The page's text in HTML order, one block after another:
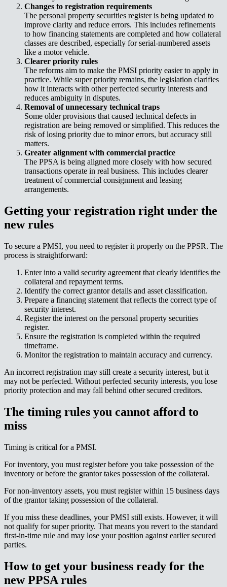
Changes to registration requirements​​​​‌ ‍ ​‍​‍‌‍ ‌ ​‍‌‍‍‌‌‍‌ ‌‍‍‌‌‍ ‍​‍​‍​ ‍‍​‍​‍‌ ​ ‌‍​‌‌‍ ‍‌‍‍‌‌ ‌​‌ ‍‌​‍ ‍‌‍‍‌‌‍ ​‍​‍​‍ ​​‍​‍‌‍‍​‌ ​‍‌‍‌‌‌‍‌‍​‍​‍​ ‍‍​‍​‍‌‍‍​‌ ‌​‌ ‌​‌ ​​‌ ​ ​ ‍‍​‍ ​‍ ‌‍ ‌‌‍​‌‌‍​ ‌‍‍ ‌‍​‌‌ ‍‌​‍ ‌‌‍‌ ‌‍ ‌‍ ‌‍‌​‌ ‌ ‌‍‍‌‌‍ ‍​‍ ‍‌ ​ ‌‍​‌‌‍ ‍‌‍‍‌‌ ‌​‌ ‍‌​‍ ‍‌ ​ ‌ ‌​‌ ‌‌‌‍‌​‌‍‍‌‌‍ ​‍ ‌ ​ ‌ ‌​‌ ‌‌‌‍‌​‌‍‍‌‌‍ ​‍ ‌‍‍‌‌‍ ‍‌ ‌​‌‍‌‌‌‍ ‍‌ ‌​​‍ ‌‍‌‌‌‍‌​‌‍‍‌‌ ‌​​‍ ‌‍ ‌‌‍ ‌‍‌​‌‍‌‌​ ‌‌ ​​‌ ​‍‌‍‌‌‌ ​ ‌‍‌‌‌‍ ‍‌ ‌​‌‍​‌‌ ‌​‌‍‍‌‌‍ ‌‍ ‍​ ‍ ‌‍‍‌‌‍‌​​ ‌​ ‍​​ ‌​​ ​​‌‍​ ​ ‌​​ ‍​​ ‌​​ ​‍​‍ ‌‌‍​‌​ ​ ‌‍​‍‌‍​‍​‍ ‌​ ‌​​ ​ ‌‍‌‌​ ‌ ​‍ ‌‌‍​‌‌‍‌‌‌‍‌‌​ ‌​​‍ ‌‌‍‌‍‌‍​‌​ ‌ ‌‍​‍​ ​‌​ ​ ​ ‌‍​ ​‌‌‍​ ​ ‍​‌‍​ ‌‍‌‌​ ‍ ‌ ‌​‌ ‍‌‌ ​​‌‍‌‌​ ‌‌ ​​‌‍ ‌ ​ ‌ ‌​​ ‍ ‌ ​​‌‍​‌‌ ‌​‌‍‍​​ ‌‌‍​ ‌‍ ‌‍ ‍‌ ‌​‌‍‌‌‌‍ ‍‌ ‌​​‍‌‌​ ‌‌‌​​‍‌‌ ‌‍‍ ‌‍‌‌‌ ‍‌​‍‌‌​ ​ ‌​‌​​‍‌‌​ ​ ‌​‌​​‍‌‌​ ​‍​ ​‍​ ‌‌​ ‌​‌‍‌‌​ ‌​‌‍​‌​ ​‌‌‍‌​​ ‍‌‌‍‌‍‌‍​‍​ ‍‌‌‍‌‌​‍‌‌​ ​‍​ ​‍​‍‌‌​ ‌‌‌​‌​​‍ ‍‌‍​ ‌‍‍​‌‍‍‌‌‍ ​‌‍‌​‌ ​‍‌‍‌‌‌‍ ‍​‍‌‌​ ‌‌‌​​‍‌‌ ‌‍‍ ‌‍‌‌‌ ‍‌​‍‌‌​ ​ ‌​‌​​‍‌‌​ ​ ‌​‌​​‍‌‌​ ​‍​ ​‍​ ​ ​ ​​​ ​ ​ ​ ​ ​‍​ ‍​‌‍​ ‌‍‌​‌‍​ ​ ‍‌​ ‍​​ ‌​​‍‌‌​ ​‍​ ​‍​‍‌‌​ ‌‌‌​‌​​‍ ‍‌ ‌​‌‍‌‌‌ ‍​‌ ‌​​ ‌‍​‍‌‍​‌‌ ​ ‌‍‌‌‌‌‌‌‌ ​‍‌‍ ​​ ‌‌‍‍​‌ ‌​‌ ‌​‌ ​​‌ ​ ​‍‌‌​ ​ ‌​​‌​‍‌‌​ ​‍‌​‌‍​‍‌‌​ ​‍‌​‌‍‌‍ ‌‌‍​‌‌‍​ ‌‍‍ ‌‍​‌‌ ‍‌​‍ ‌‌‍‌ ‌‍ ‌‍ ‌‍‌​‌ ‌ ‌‍‍‌‌‍ ‍​‍ ‍‌ ​ ‌‍​‌‌‍ ‍‌‍‍‌‌ ‌​‌ ‍‌​‍ ‍‌ ​ ‌ ‌​‌ ‌‌‌‍‌​‌‍‍‌‌‍ ​‍‌‌​ ​‍‌​‌‍‌ ​ ‌ ‌​‌ ‌‌‌‍‌​‌‍‍‌‌‍ ​‍‌‍‌‍‍‌‌‍‌​​ ‌​ ‍​​ ‌​​ ​​‌‍​ ​ ‌​​ ‍​​ ‌​​ ​‍​‍ ‌‌‍​‌​ ​ ‌‍​‍‌‍​‍​‍ ‌​ ‌​​ ​ ‌‍‌‌​ ‌ ​‍ ‌‌‍​‌‌‍‌‌‌‍‌‌​ ‌​​‍ ‌‌‍‌‍‌‍​‌​ ‌ ‌‍​‍​ ​‌​ ​ ​ ‌‍​ ​‌‌‍​ ​ ‍​‌‍​ ‌‍‌‌​‍‌‍‌ ‌​‌ ‍‌‌ ​​‌‍‌‌​ ‌‌ ​​‌‍ ‌ ​ ‌ ‌​​‍‌‍‌ ​​‌‍​‌‌ ‌​‌‍‍​​ ‌‌‍​ ‌‍ ‌‍ ‍‌ ‌​‌‍‌‌‌‍ ‍‌ ‌​​‍‌‌​ ‌‌‌​​‍‌‌ ‌‍‍ ‌‍‌‌‌ ‍‌​‍‌‌​ ​ ‌​‌​​‍‌‌​ ​ ‌​‌​​‍‌‌​ ​‍​ ​‍​ ‌‌​ ‌​‌‍‌‌​ ‌​‌‍​‌​ ​‌‌‍‌​​ ‍‌‌‍‌‍‌‍​‍​ ‍‌‌‍‌‌​‍‌‌​ ​‍​ ​‍​‍‌‌​ ‌‌‌​‌​​‍ ‍‌‍​ ‌‍‍​‌‍‍‌‌‍ ​‌‍‌​‌ ​‍‌‍‌‌‌‍ ‍​‍‌‌​ ‌‌‌​​‍‌‌ ‌‍‍ ‌‍‌‌‌ ‍‌​‍‌‌​ ​ ‌​‌​​‍‌‌​ ​ ‌​‌​​‍‌‌​ ​‍​ ​‍​ ​ ​ ​​​ ​ ​ ​ ​ ​‍​ ‍​‌‍​ ‌‍‌​‌‍​ ​ ‍‌​ ‍​​ ‌​​‍‌‌​ ​‍​ ​‍​‍‌‌​ ‌‌‌​‌​​‍ ‍‌ ‌​‌‍‌‌‌ ‍​‌ ‌​​‍‌‍‌ ​​‌‍‌‌‌ ​‍‌ ​ ‌ ​​‌‍‌‌‌‍​ ‌ ‌​‌‍‍‌‌ ‌‍‌‍‌‌​ ‌‌ ​​‌ ‌‌‌‍​‍‌‍ ​‌‍‍‌‌ ​ ‌‍‍​‌‍‌‌‌‍‌​​‍​‍‌ ‌
The personal property securities register is being updated to
improve clarity and reduce errors. This includes refinements
to how financing statements are completed and how collateral
classes are described, especially for serial-numbered assets
like a motor vehicle.​​​​‌ ‍ ​‍​‍‌‍ ‌ ​‍‌‍‍‌‌‍‌ ‌‍‍‌‌‍ ‍​‍​‍​ ‍‍​‍​‍‌ ​ ‌‍​‌‌‍ ‍‌‍‍‌‌ ‌​‌ ‍‌​‍ ‍‌‍‍‌‌‍ ​‍​‍​‍ ​​‍​‍‌‍‍​‌ ​‍‌‍‌‌‌‍‌‍​‍​‍​ ‍‍​‍​‍‌‍‍​‌ ‌​‌ ‌​‌ ​​‌ ​ ​ ‍‍​‍ ​‍ ‌‍ ‌‌‍​‌‌‍​ ‌‍‍ ‌‍​‌‌ ‍‌​‍ ‌‌‍‌ ‌‍ ‌‍ ‌‍‌​‌ ‌ ‌‍‍‌‌‍ ‍​‍ ‍‌ ​ ‌‍​‌‌‍ ‍‌‍‍‌‌ ‌​‌ ‍‌​‍ ‍‌ ​ ‌ ‌​‌ ‌‌‌‍‌​‌‍‍‌‌‍ ​‍ ‌ ​ ‌ ‌​‌ ‌‌‌‍‌​‌‍‍‌‌‍ ​‍ ‌‍‍‌‌‍ ‍‌ ‌​‌‍‌‌‌‍ ‍‌ ‌​​‍ ‌‍‌‌‌‍‌​‌‍‍‌‌ ‌​​‍ ‌‍ ‌‌‍ ‌‍‌​‌‍‌‌​ ‌‌ ​​‌ ​‍‌‍‌‌‌ ​ ‌‍‌‌‌‍ ‍‌ ‌​‌‍​‌‌ ‌​‌‍‍‌‌‍ ‌‍ ‍​ ‍ ‌‍‍‌‌‍‌​​ ‌​ ‍​​ ‌​​ ​​‌‍​ ​ ‌​​ ‍​​ ‌​​ ​‍​‍ ‌‌‍​‌​ ​ ‌‍​‍‌‍​‍​‍ ‌​ ‌​​ ​ ‌‍‌‌​ ‌ ​‍ ‌‌‍​‌‌‍‌‌‌‍‌‌​ ‌​​‍ ‌‌‍‌‍‌‍​‌​ ‌ ‌‍​‍​ ​‌​ ​ ​ ‌‍​ ​‌‌‍​ ​ ‍​‌‍​ ‌‍‌‌​ ‍ ‌ ‌​‌ ‍‌‌ ​​‌‍‌‌​ ‌‌ ​​‌‍ ‌ ​ ‌ ‌​​ ‍ ‌ ​​‌‍​‌‌ ‌​‌‍‍​​ ‌‌‍​ ‌‍ ‌‍ ‍‌ ‌​‌‍‌‌‌‍ ‍‌ ‌​​‍‌‌​ ‌‌‌​​‍‌‌ ‌‍‍ ‌‍‌‌‌ ‍‌​‍‌‌​ ​ ‌​‌​​‍‌‌​ ​ ‌​‌​​‍‌‌​ ​‍​ ​‍​ ‌‌​ ‌​‌‍‌‌​ ‌​‌‍​‌​ ​‌‌‍‌​​ ‍‌‌‍‌‍‌‍​‍​ ‍‌‌‍‌‌​‍‌‌​ ​‍​ ​‍​‍‌‌​ ‌‌‌​‌​​‍ ‍‌‍​ ‌‍‍​‌‍‍‌‌‍ ​‌‍‌​‌ ​‍‌‍‌‌‌‍ ‍​‍‌‌​ ‌‌‌​​‍‌‌ ‌‍‍ ‌‍‌‌‌ ‍‌​‍‌‌​ ​ ‌​‌​​‍‌‌​ ​ ‌​‌​​‍‌‌​ ​‍​ ​‍​ ‌‌​ ​​​ ‍‌​ ​‍​ ‍‌​ ‌​‌‍‌​‌‍‌​​ ‌‌​ ​‍​ ​‌​ ‌‍​‍‌‌​ ​‍​ ​‍​‍‌‌​ ‌‌‌​‌​​‍ ‍‌ ‌​‌‍‌‌‌ ‍​‌ ‌​​ ‌‍​‍‌‍​‌‌ ​ ‌‍‌‌‌‌‌‌‌ ​‍‌‍ ​​ ‌‌‍‍​‌ ‌​‌ ‌​‌ ​​‌ ​ ​‍‌‌​ ​ ‌​​‌​‍‌‌​ ​‍‌​‌‍​‍‌‌​ ​‍‌​‌‍‌‍ ‌‌‍​‌‌‍​ ‌‍‍ ‌‍​‌‌ ‍‌​‍ ‌‌‍‌ ‌‍ ‌‍ ‌‍‌​‌ ‌ ‌‍‍‌‌‍ ‍​‍ ‍‌ ​ ‌‍​‌‌‍ ‍‌‍‍‌‌ ‌​‌ ‍‌​‍ ‍‌ ​ ‌ ‌​‌ ‌‌‌‍‌​‌‍‍‌‌‍ ​‍‌‌​ ​‍‌​‌‍‌ ​ ‌ ‌​‌ ‌‌‌‍‌​‌‍‍‌‌‍ ​‍‌‍‌‍‍‌‌‍‌​​ ‌​ ‍​​ ‌​​ ​​‌‍​ ​ ‌​​ ‍​​ ‌​​ ​‍​‍ ‌‌‍​‌​ ​ ‌‍​‍‌‍​‍​‍ ‌​ ‌​​ ​ ‌‍‌‌​ ‌ ​‍ ‌‌‍​‌‌‍‌‌‌‍‌‌​ ‌​​‍ ‌‌‍‌‍‌‍​‌​ ‌ ‌‍​‍​ ​‌​ ​ ​ ‌‍​ ​‌‌‍​ ​ ‍​‌‍​ ‌‍‌‌​‍‌‍‌ ‌​‌ ‍‌‌ ​​‌‍‌‌​ ‌‌ ​​‌‍ ‌ ​ ‌ ‌​​‍‌‍‌ ​​‌‍​‌‌ ‌​‌‍‍​​ ‌‌‍​ ‌‍ ‌‍ ‍‌ ‌​‌‍‌‌‌‍ ‍‌ ‌​​‍‌‌​ ‌‌‌​​‍‌‌ ‌‍‍ ‌‍‌‌‌ ‍‌​‍‌‌​ ​ ‌​‌​​‍‌‌​ ​ ‌​‌​​‍‌‌​ ​‍​ ​‍​ ‌‌​ ‌​‌‍‌‌​ ‌​‌‍​‌​ ​‌‌‍‌​​ ‍‌‌‍‌‍‌‍​‍​ ‍‌‌‍‌‌​‍‌‌​ ​‍​ ​‍​‍‌‌​ ‌‌‌​‌​​‍ ‍‌‍​ ‌‍‍​‌‍‍‌‌‍ ​‌‍‌​‌ ​‍‌‍‌‌‌‍ ‍​‍‌‌​ ‌‌‌​​‍‌‌ ‌‍‍ ‌‍‌‌‌ ‍‌​‍‌‌​ ​ ‌​‌​​‍‌‌​ ​ ‌​‌​​‍‌‌​ ​‍​ ​‍​ ‌‌​ ​​​ ‍‌​ ​‍​ ‍‌​ ‌​‌‍‌​‌‍‌​​ ‌‌​ ​‍​ ​‌​ ‌‍​‍‌‌​ ​‍​ ​‍​‍‌‌​ ‌‌‌​‌​​‍ ‍‌ ‌​‌‍‌‌‌ ‍​‌ ‌​​‍‌‍‌ ​​‌‍‌‌‌ ​‍‌ ​ ‌ ​​‌‍‌‌‌‍​ ‌ ‌​‌‍‍‌‌ ‌‍‌‍‌‌​ ‌‌ ​​‌ ‌‌‌‍​‍‌‍ ​‌‍‍‌‌ ​ ‌‍‍​‌‍‌‌‌‍‌​​‍​‍‌ ‌
Clearer priority rules​​​​‌ ‍ ​‍​‍‌‍ ‌ ​‍‌‍‍‌‌‍‌ ‌‍‍‌‌‍ ‍​‍​‍​ ‍‍​‍​‍‌ ​ ‌‍​‌‌‍ ‍‌‍‍‌‌ ‌​‌ ‍‌​‍ ‍‌‍‍‌‌‍ ​‍​‍​‍ ​​‍​‍‌‍‍​‌ ​‍‌‍‌‌‌‍‌‍​‍​‍​ ‍‍​‍​‍‌‍‍​‌ ‌​‌ ‌​‌ ​​‌ ​ ​ ‍‍​‍ ​‍ ‌‍ ‌‌‍​‌‌‍​ ‌‍‍ ‌‍​‌‌ ‍‌​‍ ‌‌‍‌ ‌‍ ‌‍ ‌‍‌​‌ ‌ ‌‍‍‌‌‍ ‍​‍ ‍‌ ​ ‌‍​‌‌‍ ‍‌‍‍‌‌ ‌​‌ ‍‌​‍ ‍‌ ​ ‌ ‌​‌ ‌‌‌‍‌​‌‍‍‌‌‍ ​‍ ‌ ​ ‌ ‌​‌ ‌‌‌‍‌​‌‍‍‌‌‍ ​‍ ‌‍‍‌‌‍ ‍‌ ‌​‌‍‌‌‌‍ ‍‌ ‌​​‍ ‌‍‌‌‌‍‌​‌‍‍‌‌ ‌​​‍ ‌‍ ‌‌‍ ‌‍‌​‌‍‌‌​ ‌‌ ​​‌ ​‍‌‍‌‌‌ ​ ‌‍‌‌‌‍ ‍‌ ‌​‌‍​‌‌ ‌​‌‍‍‌‌‍ ‌‍ ‍​ ‍ ‌‍‍‌‌‍‌​​ ‌​ ‍​​ ‌​​ ​​‌‍​ ​ ‌​​ ‍​​ ‌​​ ​‍​‍ ‌‌‍​‌​ ​ ‌‍​‍‌‍​‍​‍ ‌​ ‌​​ ​ ‌‍‌‌​ ‌ ​‍ ‌‌‍​‌‌‍‌‌‌‍‌‌​ ‌​​‍ ‌‌‍‌‍‌‍​‌​ ‌ ‌‍​‍​ ​‌​ ​ ​ ‌‍​ ​‌‌‍​ ​ ‍​‌‍​ ‌‍‌‌​ ‍ ‌ ‌​‌ ‍‌‌ ​​‌‍‌‌​ ‌‌ ​​‌‍ ‌ ​ ‌ ‌​​ ‍ ‌ ​​‌‍​‌‌ ‌​‌‍‍​​ ‌‌‍​ ‌‍ ‌‍ ‍‌ ‌​‌‍‌‌‌‍ ‍‌ ‌​​‍‌‌​ ‌‌‌​​‍‌‌ ‌‍‍ ‌‍‌‌‌ ‍‌​‍‌‌​ ​ ‌​‌​​‍‌‌​ ​ ‌​‌​​‍‌‌​ ​‍​ ​‍​ ​ ‌‍​‍‌‍‌‍​ ​‍​ ​​‌‍​ ​ ‌ ‌‍‌​​ ‌‍‌‍​‍​ ​‌​ ‍‌​‍‌‌​ ​‍​ ​‍​‍‌‌​ ‌‌‌​‌​​‍ ‍‌‍​ ‌‍‍​‌‍‍‌‌‍ ​‌‍‌​‌ ​‍‌‍‌‌‌‍ ‍​‍‌‌​ ‌‌‌​​‍‌‌ ‌‍‍ ‌‍‌‌‌ ‍‌​‍‌‌​ ​ ‌​‌​​‍‌‌​ ​ ‌​‌​​‍‌‌​ ​‍​ ​‍​ ​‌‌‍‌​​ ‌‌‌‍‌‍​ ​​‌‍​‍‌‍‌​‌‍​ ‌‍​‍‌‍‌​‌‍‌‌‌‍‌​​‍‌‌​ ​‍​ ​‍​‍‌‌​ ‌‌‌​‌​​‍ ‍‌ ‌​‌‍‌‌‌ ‍​‌ ‌​​ ‌‍​‍‌‍​‌‌ ​ ‌‍‌‌‌‌‌‌‌ ​‍‌‍ ​​ ‌‌‍‍​‌ ‌​‌ ‌​‌ ​​‌ ​ ​‍‌‌​ ​ ‌​​‌​‍‌‌​ ​‍‌​‌‍​‍‌‌​ ​‍‌​‌‍‌‍ ‌‌‍​‌‌‍​ ‌‍‍ ‌‍​‌‌ ‍‌​‍ ‌‌‍‌ ‌‍ ‌‍ ‌‍‌​‌ ‌ ‌‍‍‌‌‍ ‍​‍ ‍‌ ​ ‌‍​‌‌‍ ‍‌‍‍‌‌ ‌​‌ ‍‌​‍ ‍‌ ​ ‌ ‌​‌ ‌‌‌‍‌​‌‍‍‌‌‍ ​‍‌‌​ ​‍‌​‌‍‌ ​ ‌ ‌​‌ ‌‌‌‍‌​‌‍‍‌‌‍ ​‍‌‍‌‍‍‌‌‍‌​​ ‌​ ‍​​ ‌​​ ​​‌‍​ ​ ‌​​ ‍​​ ‌​​ ​‍​‍ ‌‌‍​‌​ ​ ‌‍​‍‌‍​‍​‍ ‌​ ‌​​ ​ ‌‍‌‌​ ‌ ​‍ ‌‌‍​‌‌‍‌‌‌‍‌‌​ ‌​​‍ ‌‌‍‌‍‌‍​‌​ ‌ ‌‍​‍​ ​‌​ ​ ​ ‌‍​ ​‌‌‍​ ​ ‍​‌‍​ ‌‍‌‌​‍‌‍‌ ‌​‌ ‍‌‌ ​​‌‍‌‌​ ‌‌ ​​‌‍ ‌ ​ ‌ ‌​​‍‌‍‌ ​​‌‍​‌‌ ‌​‌‍‍​​ ‌‌‍​ ‌‍ ‌‍ ‍‌ ‌​‌‍‌‌‌‍ ‍‌ ‌​​‍‌‌​ ‌‌‌​​‍‌‌ ‌‍‍ ‌‍‌‌‌ ‍‌​‍‌‌​ ​ ‌​‌​​‍‌‌​ ​ ‌​‌​​‍‌‌​ ​‍​ ​‍​ ​ ‌‍​‍‌‍‌‍​ ​‍​ ​​‌‍​ ​ ‌ ‌‍‌​​ ‌‍‌‍​‍​ ​‌​ ‍‌​‍‌‌​ ​‍​ ​‍​‍‌‌​ ‌‌‌​‌​​‍ ‍‌‍​ ‌‍‍​‌‍‍‌‌‍ ​‌‍‌​‌ ​‍‌‍‌‌‌‍ ‍​‍‌‌​ ‌‌‌​​‍‌‌ ‌‍‍ ‌‍‌‌‌ ‍‌​‍‌‌​ ​ ‌​‌​​‍‌‌​ ​ ‌​‌​​‍‌‌​ ​‍​ ​‍​ ​‌‌‍‌​​ ‌‌‌‍‌‍​ ​​‌‍​‍‌‍‌​‌‍​ ‌‍​‍‌‍‌​‌‍‌‌‌‍‌​​‍‌‌​ ​‍​ ​‍​‍‌‌​ ‌‌‌​‌​​‍ ‍‌ ‌​‌‍‌‌‌ ‍​‌ ‌​​‍‌‍‌ ​​‌‍‌‌‌ ​‍‌ ​ ‌ ​​‌‍‌‌‌‍​ ‌ ‌​‌‍‍‌‌ ‌‍‌‍‌‌​ ‌‌ ​​‌ ‌‌‌‍​‍‌‍ ​‌‍‍‌‌ ​ ‌‍‍​‌‍‌‌‌‍‌​​‍​‍‌ ‌
The reforms aim to make the PMSI priority easier to apply in
practice. While super priority remains, the legislation clarifies
how it interacts with other perfected security interests and
reduces ambiguity in disputes.​​​​‌ ‍ ​‍​‍‌‍ ‌ ​‍‌‍‍‌‌‍‌ ‌‍‍‌‌‍ ‍​‍​‍​ ‍‍​‍​‍‌ ​ ‌‍​‌‌‍ ‍‌‍‍‌‌ ‌​‌ ‍‌​‍ ‍‌‍‍‌‌‍ ​‍​‍​‍ ​​‍​‍‌‍‍​‌ ​‍‌‍‌‌‌‍‌‍​‍​‍​ ‍‍​‍​‍‌‍‍​‌ ‌​‌ ‌​‌ ​​‌ ​ ​ ‍‍​‍ ​‍ ‌‍ ‌‌‍​‌‌‍​ ‌‍‍ ‌‍​‌‌ ‍‌​‍ ‌‌‍‌ ‌‍ ‌‍ ‌‍‌​‌ ‌ ‌‍‍‌‌‍ ‍​‍ ‍‌ ​ ‌‍​‌‌‍ ‍‌‍‍‌‌ ‌​‌ ‍‌​‍ ‍‌ ​ ‌ ‌​‌ ‌‌‌‍‌​‌‍‍‌‌‍ ​‍ ‌ ​ ‌ ‌​‌ ‌‌‌‍‌​‌‍‍‌‌‍ ​‍ ‌‍‍‌‌‍ ‍‌ ‌​‌‍‌‌‌‍ ‍‌ ‌​​‍ ‌‍‌‌‌‍‌​‌‍‍‌‌ ‌​​‍ ‌‍ ‌‌‍ ‌‍‌​‌‍‌‌​ ‌‌ ​​‌ ​‍‌‍‌‌‌ ​ ‌‍‌‌‌‍ ‍‌ ‌​‌‍​‌‌ ‌​‌‍‍‌‌‍ ‌‍ ‍​ ‍ ‌‍‍‌‌‍‌​​ ‌​ ‍​​ ‌​​ ​​‌‍​ ​ ‌​​ ‍​​ ‌​​ ​‍​‍ ‌‌‍​‌​ ​ ‌‍​‍‌‍​‍​‍ ‌​ ‌​​ ​ ‌‍‌‌​ ‌ ​‍ ‌‌‍​‌‌‍‌‌‌‍‌‌​ ‌​​‍ ‌‌‍‌‍‌‍​‌​ ‌ ‌‍​‍​ ​‌​ ​ ​ ‌‍​ ​‌‌‍​ ​ ‍​‌‍​ ‌‍‌‌​ ‍ ‌ ‌​‌ ‍‌‌ ​​‌‍‌‌​ ‌‌ ​​‌‍ ‌ ​ ‌ ‌​​ ‍ ‌ ​​‌‍​‌‌ ‌​‌‍‍​​ ‌‌‍​ ‌‍ ‌‍ ‍‌ ‌​‌‍‌‌‌‍ ‍‌ ‌​​‍‌‌​ ‌‌‌​​‍‌‌ ‌‍‍ ‌‍‌‌‌ ‍‌​‍‌‌​ ​ ‌​‌​​‍‌‌​ ​ ‌​‌​​‍‌‌​ ​‍​ ​‍​ ​ ‌‍​‍‌‍‌‍​ ​‍​ ​​‌‍​ ​ ‌ ‌‍‌​​ ‌‍‌‍​‍​ ​‌​ ‍‌​‍‌‌​ ​‍​ ​‍​‍‌‌​ ‌‌‌​‌​​‍ ‍‌‍​ ‌‍‍​‌‍‍‌‌‍ ​‌‍‌​‌ ​‍‌‍‌‌‌‍ ‍​‍‌‌​ ‌‌‌​​‍‌‌ ‌‍‍ ‌‍‌‌‌ ‍‌​‍‌‌​ ​ ‌​‌​​‍‌‌​ ​ ‌​‌​​‍‌‌​ ​‍​ ​‍​ ​‍‌‍‌​​ ​ ​ ‌​‌‍​‍​ ​‌​ ​‌‌‍‌‌‌‍​‌​ ​ ​ ‌‌‌‍‌‌​‍‌‌​ ​‍​ ​‍​‍‌‌​ ‌‌‌​‌​​‍ ‍‌ ‌​‌‍‌‌‌ ‍​‌ ‌​​ ‌‍​‍‌‍​‌‌ ​ ‌‍‌‌‌‌‌‌‌ ​‍‌‍ ​​ ‌‌‍‍​‌ ‌​‌ ‌​‌ ​​‌ ​ ​‍‌‌​ ​ ‌​​‌​‍‌‌​ ​‍‌​‌‍​‍‌‌​ ​‍‌​‌‍‌‍ ‌‌‍​‌‌‍​ ‌‍‍ ‌‍​‌‌ ‍‌​‍ ‌‌‍‌ ‌‍ ‌‍ ‌‍‌​‌ ‌ ‌‍‍‌‌‍ ‍​‍ ‍‌ ​ ‌‍​‌‌‍ ‍‌‍‍‌‌ ‌​‌ ‍‌​‍ ‍‌ ​ ‌ ‌​‌ ‌‌‌‍‌​‌‍‍‌‌‍ ​‍‌‌​ ​‍‌​‌‍‌ ​ ‌ ‌​‌ ‌‌‌‍‌​‌‍‍‌‌‍ ​‍‌‍‌‍‍‌‌‍‌​​ ‌​ ‍​​ ‌​​ ​​‌‍​ ​ ‌​​ ‍​​ ‌​​ ​‍​‍ ‌‌‍​‌​ ​ ‌‍​‍‌‍​‍​‍ ‌​ ‌​​ ​ ‌‍‌‌​ ‌ ​‍ ‌‌‍​‌‌‍‌‌‌‍‌‌​ ‌​​‍ ‌‌‍‌‍‌‍​‌​ ‌ ‌‍​‍​ ​‌​ ​ ​ ‌‍​ ​‌‌‍​ ​ ‍​‌‍​ ‌‍‌‌​‍‌‍‌ ‌​‌ ‍‌‌ ​​‌‍‌‌​ ‌‌ ​​‌‍ ‌ ​ ‌ ‌​​‍‌‍‌ ​​‌‍​‌‌ ‌​‌‍‍​​ ‌‌‍​ ‌‍ ‌‍ ‍‌ ‌​‌‍‌‌‌‍ ‍‌ ‌​​‍‌‌​ ‌‌‌​​‍‌‌ ‌‍‍ ‌‍‌‌‌ ‍‌​‍‌‌​ ​ ‌​‌​​‍‌‌​ ​ ‌​‌​​‍‌‌​ ​‍​ ​‍​ ​ ‌‍​‍‌‍‌‍​ ​‍​ ​​‌‍​ ​ ‌ ‌‍‌​​ ‌‍‌‍​‍​ ​‌​ ‍‌​‍‌‌​ ​‍​ ​‍​‍‌‌​ ‌‌‌​‌​​‍ ‍‌‍​ ‌‍‍​‌‍‍‌‌‍ ​‌‍‌​‌ ​‍‌‍‌‌‌‍ ‍​‍‌‌​ ‌‌‌​​‍‌‌ ‌‍‍ ‌‍‌‌‌ ‍‌​‍‌‌​ ​ ‌​‌​​‍‌‌​ ​ ‌​‌​​‍‌‌​ ​‍​ ​‍​ ​‍‌‍‌​​ ​ ​ ‌​‌‍​‍​ ​‌​ ​‌‌‍‌‌‌‍​‌​ ​ ​ ‌‌‌‍‌‌​‍‌‌​ ​‍​ ​‍​‍‌‌​ ‌‌‌​‌​​‍ ‍‌ ‌​‌‍‌‌‌ ‍​‌ ‌​​‍‌‍‌ ​​‌‍‌‌‌ ​‍‌ ​ ‌ ​​‌‍‌‌‌‍​ ‌ ‌​‌‍‍‌‌ ‌‍‌‍‌‌​ ‌‌ ​​‌ ‌‌‌‍​‍‌‍ ​‌‍‍‌‌ ​ ‌‍‍​‌‍‌‌‌‍‌​​‍​‍‌ ‌
Removal of unnecessary technical traps​​​​‌ ‍ ​‍​‍‌‍ ‌ ​‍‌‍‍‌‌‍‌ ‌‍‍‌‌‍ ‍​‍​‍​ ‍‍​‍​‍‌ ​ ‌‍​‌‌‍ ‍‌‍‍‌‌ ‌​‌ ‍‌​‍ ‍‌‍‍‌‌‍ ​‍​‍​‍ ​​‍​‍‌‍‍​‌ ​‍‌‍‌‌‌‍‌‍​‍​‍​ ‍‍​‍​‍‌‍‍​‌ ‌​‌ ‌​‌ ​​‌ ​ ​ ‍‍​‍ ​‍ ‌‍ ‌‌‍​‌‌‍​ ‌‍‍ ‌‍​‌‌ ‍‌​‍ ‌‌‍‌ ‌‍ ‌‍ ‌‍‌​‌ ‌ ‌‍‍‌‌‍ ‍​‍ ‍‌ ​ ‌‍​‌‌‍ ‍‌‍‍‌‌ ‌​‌ ‍‌​‍ ‍‌ ​ ‌ ‌​‌ ‌‌‌‍‌​‌‍‍‌‌‍ ​‍ ‌ ​ ‌ ‌​‌ ‌‌‌‍‌​‌‍‍‌‌‍ ​‍ ‌‍‍‌‌‍ ‍‌ ‌​‌‍‌‌‌‍ ‍‌ ‌​​‍ ‌‍‌‌‌‍‌​‌‍‍‌‌ ‌​​‍ ‌‍ ‌‌‍ ‌‍‌​‌‍‌‌​ ‌‌ ​​‌ ​‍‌‍‌‌‌ ​ ‌‍‌‌‌‍ ‍‌ ‌​‌‍​‌‌ ‌​‌‍‍‌‌‍ ‌‍ ‍​ ‍ ‌‍‍‌‌‍‌​​ ‌​ ‍​​ ‌​​ ​​‌‍​ ​ ‌​​ ‍​​ ‌​​ ​‍​‍ ‌‌‍​‌​ ​ ‌‍​‍‌‍​‍​‍ ‌​ ‌​​ ​ ‌‍‌‌​ ‌ ​‍ ‌‌‍​‌‌‍‌‌‌‍‌‌​ ‌​​‍ ‌‌‍‌‍‌‍​‌​ ‌ ‌‍​‍​ ​‌​ ​ ​ ‌‍​ ​‌‌‍​ ​ ‍​‌‍​ ‌‍‌‌​ ‍ ‌ ‌​‌ ‍‌‌ ​​‌‍‌‌​ ‌‌ ​​‌‍ ‌ ​ ‌ ‌​​ ‍ ‌ ​​‌‍​‌‌ ‌​‌‍‍​​ ‌‌‍​ ‌‍ ‌‍ ‍‌ ‌​‌‍‌‌‌‍ ‍‌ ‌​​‍‌‌​ ‌‌‌​​‍‌‌ ‌‍‍ ‌‍‌‌‌ ‍‌​‍‌‌​ ​ ‌​‌​​‍‌‌​ ​ ‌​‌​​‍‌‌​ ​‍​ ​‍​ ​​​ ‍‌​ ​‌​ ​‍‌‍‌​‌‍​ ​ ‌‌​ ​ ‌‍​ ​ ‌‍​ ‍‌​ ​​​‍‌‌​ ​‍​ ​‍​‍‌‌​ ‌‌‌​‌​​‍ ‍‌‍​ ‌‍‍​‌‍‍‌‌‍ ​‌‍‌​‌ ​‍‌‍‌‌‌‍ ‍​‍‌‌​ ‌‌‌​​‍‌‌ ‌‍‍ ‌‍‌‌‌ ‍‌​‍‌‌​ ​ ‌​‌​​‍‌‌​ ​ ‌​‌​​‍‌‌​ ​‍​ ​‍​ ‍​​ ​‌​ ‌​​ ‌‌​ ​‌​ ​‍‌‍​‌‌‍‌‍​ ‌‌​ ‌‌‌‍‌‍​ ‌ ​‍‌‌​ ​‍​ ​‍​‍‌‌​ ‌‌‌​‌​​‍ ‍‌ ‌​‌‍‌‌‌ ‍​‌ ‌​​ ‌‍​‍‌‍​‌‌ ​ ‌‍‌‌‌‌‌‌‌ ​‍‌‍ ​​ ‌‌‍‍​‌ ‌​‌ ‌​‌ ​​‌ ​ ​‍‌‌​ ​ ‌​​‌​‍‌‌​ ​‍‌​‌‍​‍‌‌​ ​‍‌​‌‍‌‍ ‌‌‍​‌‌‍​ ‌‍‍ ‌‍​‌‌ ‍‌​‍ ‌‌‍‌ ‌‍ ‌‍ ‌‍‌​‌ ‌ ‌‍‍‌‌‍ ‍​‍ ‍‌ ​ ‌‍​‌‌‍ ‍‌‍‍‌‌ ‌​‌ ‍‌​‍ ‍‌ ​ ‌ ‌​‌ ‌‌‌‍‌​‌‍‍‌‌‍ ​‍‌‌​ ​‍‌​‌‍‌ ​ ‌ ‌​‌ ‌‌‌‍‌​‌‍‍‌‌‍ ​‍‌‍‌‍‍‌‌‍‌​​ ‌​ ‍​​ ‌​​ ​​‌‍​ ​ ‌​​ ‍​​ ‌​​ ​‍​‍ ‌‌‍​‌​ ​ ‌‍​‍‌‍​‍​‍ ‌​ ‌​​ ​ ‌‍‌‌​ ‌ ​‍ ‌‌‍​‌‌‍‌‌‌‍‌‌​ ‌​​‍ ‌‌‍‌‍‌‍​‌​ ‌ ‌‍​‍​ ​‌​ ​ ​ ‌‍​ ​‌‌‍​ ​ ‍​‌‍​ ‌‍‌‌​‍‌‍‌ ‌​‌ ‍‌‌ ​​‌‍‌‌​ ‌‌ ​​‌‍ ‌ ​ ‌ ‌​​‍‌‍‌ ​​‌‍​‌‌ ‌​‌‍‍​​ ‌‌‍​ ‌‍ ‌‍ ‍‌ ‌​‌‍‌‌‌‍ ‍‌ ‌​​‍‌‌​ ‌‌‌​​‍‌‌ ‌‍‍ ‌‍‌‌‌ ‍‌​‍‌‌​ ​ ‌​‌​​‍‌‌​ ​ ‌​‌​​‍‌‌​ ​‍​ ​‍​ ​​​ ‍‌​ ​‌​ ​‍‌‍‌​‌‍​ ​ ‌‌​ ​ ‌‍​ ​ ‌‍​ ‍‌​ ​​​‍‌‌​ ​‍​ ​‍​‍‌‌​ ‌‌‌​‌​​‍ ‍‌‍​ ‌‍‍​‌‍‍‌‌‍ ​‌‍‌​‌ ​‍‌‍‌‌‌‍ ‍​‍‌‌​ ‌‌‌​​‍‌‌ ‌‍‍ ‌‍‌‌‌ ‍‌​‍‌‌​ ​ ‌​‌​​‍‌‌​ ​ ‌​‌​​‍‌‌​ ​‍​ ​‍​ ‍​​ ​‌​ ‌​​ ‌‌​ ​‌​ ​‍‌‍​‌‌‍‌‍​ ‌‌​ ‌‌‌‍‌‍​ ‌ ​‍‌‌​ ​‍​ ​‍​‍‌‌​ ‌‌‌​‌​​‍ ‍‌ ‌​‌‍‌‌‌ ‍​‌ ‌​​‍‌‍‌ ​​‌‍‌‌‌ ​‍‌ ​ ‌ ​​‌‍‌‌‌‍​ ‌ ‌​‌‍‍‌‌ ‌‍‌‍‌‌​ ‌‌ ​​‌ ‌‌‌‍​‍‌‍ ​‌‍‍‌‌ ​ ‌‍‍​‌‍‌‌‌‍‌​​‍​‍‌ ‌
Some older provisions that caused technical defects in
registration are being removed or simplified. This reduces the
risk of losing priority due to minor errors, but accuracy still
matters.​​​​‌ ‍ ​‍​‍‌‍ ‌ ​‍‌‍‍‌‌‍‌ ‌‍‍‌‌‍ ‍​‍​‍​ ‍‍​‍​‍‌ ​ ‌‍​‌‌‍ ‍‌‍‍‌‌ ‌​‌ ‍‌​‍ ‍‌‍‍‌‌‍ ​‍​‍​‍ ​​‍​‍‌‍‍​‌ ​‍‌‍‌‌‌‍‌‍​‍​‍​ ‍‍​‍​‍‌‍‍​‌ ‌​‌ ‌​‌ ​​‌ ​ ​ ‍‍​‍ ​‍ ‌‍ ‌‌‍​‌‌‍​ ‌‍‍ ‌‍​‌‌ ‍‌​‍ ‌‌‍‌ ‌‍ ‌‍ ‌‍‌​‌ ‌ ‌‍‍‌‌‍ ‍​‍ ‍‌ ​ ‌‍​‌‌‍ ‍‌‍‍‌‌ ‌​‌ ‍‌​‍ ‍‌ ​ ‌ ‌​‌ ‌‌‌‍‌​‌‍‍‌‌‍ ​‍ ‌ ​ ‌ ‌​‌ ‌‌‌‍‌​‌‍‍‌‌‍ ​‍ ‌‍‍‌‌‍ ‍‌ ‌​‌‍‌‌‌‍ ‍‌ ‌​​‍ ‌‍‌‌‌‍‌​‌‍‍‌‌ ‌​​‍ ‌‍ ‌‌‍ ‌‍‌​‌‍‌‌​ ‌‌ ​​‌ ​‍‌‍‌‌‌ ​ ‌‍‌‌‌‍ ‍‌ ‌​‌‍​‌‌ ‌​‌‍‍‌‌‍ ‌‍ ‍​ ‍ ‌‍‍‌‌‍‌​​ ‌​ ‍​​ ‌​​ ​​‌‍​ ​ ‌​​ ‍​​ ‌​​ ​‍​‍ ‌‌‍​‌​ ​ ‌‍​‍‌‍​‍​‍ ‌​ ‌​​ ​ ‌‍‌‌​ ‌ ​‍ ‌‌‍​‌‌‍‌‌‌‍‌‌​ ‌​​‍ ‌‌‍‌‍‌‍​‌​ ‌ ‌‍​‍​ ​‌​ ​ ​ ‌‍​ ​‌‌‍​ ​ ‍​‌‍​ ‌‍‌‌​ ‍ ‌ ‌​‌ ‍‌‌ ​​‌‍‌‌​ ‌‌ ​​‌‍ ‌ ​ ‌ ‌​​ ‍ ‌ ​​‌‍​‌‌ ‌​‌‍‍​​ ‌‌‍​ ‌‍ ‌‍ ‍‌ ‌​‌‍‌‌‌‍ ‍‌ ‌​​‍‌‌​ ‌‌‌​​‍‌‌ ‌‍‍ ‌‍‌‌‌ ‍‌​‍‌‌​ ​ ‌​‌​​‍‌‌​ ​ ‌​‌​​‍‌‌​ ​‍​ ​‍​ ​​​ ‍‌​ ​‌​ ​‍‌‍‌​‌‍​ ​ ‌‌​ ​ ‌‍​ ​ ‌‍​ ‍‌​ ​​​‍‌‌​ ​‍​ ​‍​‍‌‌​ ‌‌‌​‌​​‍ ‍‌‍​ ‌‍‍​‌‍‍‌‌‍ ​‌‍‌​‌ ​‍‌‍‌‌‌‍ ‍​‍‌‌​ ‌‌‌​​‍‌‌ ‌‍‍ ‌‍‌‌‌ ‍‌​‍‌‌​ ​ ‌​‌​​‍‌‌​ ​ ‌​‌​​‍‌‌​ ​‍​ ​‍​ ​​‌‍‌​​ ‌‌‌‍‌​​ ‌​‌‍​‌​ ‌ ‌‍​ ‌‍‌​‌‍‌‌​ ‍​​ ‍‌​‍‌‌​ ​‍​ ​‍​‍‌‌​ ‌‌‌​‌​​‍ ‍‌ ‌​‌‍‌‌‌ ‍​‌ ‌​​ ‌‍​‍‌‍​‌‌ ​ ‌‍‌‌‌‌‌‌‌ ​‍‌‍ ​​ ‌‌‍‍​‌ ‌​‌ ‌​‌ ​​‌ ​ ​‍‌‌​ ​ ‌​​‌​‍‌‌​ ​‍‌​‌‍​‍‌‌​ ​‍‌​‌‍‌‍ ‌‌‍​‌‌‍​ ‌‍‍ ‌‍​‌‌ ‍‌​‍ ‌‌‍‌ ‌‍ ‌‍ ‌‍‌​‌ ‌ ‌‍‍‌‌‍ ‍​‍ ‍‌ ​ ‌‍​‌‌‍ ‍‌‍‍‌‌ ‌​‌ ‍‌​‍ ‍‌ ​ ‌ ‌​‌ ‌‌‌‍‌​‌‍‍‌‌‍ ​‍‌‌​ ​‍‌​‌‍‌ ​ ‌ ‌​‌ ‌‌‌‍‌​‌‍‍‌‌‍ ​‍‌‍‌‍‍‌‌‍‌​​ ‌​ ‍​​ ‌​​ ​​‌‍​ ​ ‌​​ ‍​​ ‌​​ ​‍​‍ ‌‌‍​‌​ ​ ‌‍​‍‌‍​‍​‍ ‌​ ‌​​ ​ ‌‍‌‌​ ‌ ​‍ ‌‌‍​‌‌‍‌‌‌‍‌‌​ ‌​​‍ ‌‌‍‌‍‌‍​‌​ ‌ ‌‍​‍​ ​‌​ ​ ​ ‌‍​ ​‌‌‍​ ​ ‍​‌‍​ ‌‍‌‌​‍‌‍‌ ‌​‌ ‍‌‌ ​​‌‍‌‌​ ‌‌ ​​‌‍ ‌ ​ ‌ ‌​​‍‌‍‌ ​​‌‍​‌‌ ‌​‌‍‍​​ ‌‌‍​ ‌‍ ‌‍ ‍‌ ‌​‌‍‌‌‌‍ ‍‌ ‌​​‍‌‌​ ‌‌‌​​‍‌‌ ‌‍‍ ‌‍‌‌‌ ‍‌​‍‌‌​ ​ ‌​‌​​‍‌‌​ ​ ‌​‌​​‍‌‌​ ​‍​ ​‍​ ​​​ ‍‌​ ​‌​ ​‍‌‍‌​‌‍​ ​ ‌‌​ ​ ‌‍​ ​ ‌‍​ ‍‌​ ​​​‍‌‌​ ​‍​ ​‍​‍‌‌​ ‌‌‌​‌​​‍ ‍‌‍​ ‌‍‍​‌‍‍‌‌‍ ​‌‍‌​‌ ​‍‌‍‌‌‌‍ ‍​‍‌‌​ ‌‌‌​​‍‌‌ ‌‍‍ ‌‍‌‌‌ ‍‌​‍‌‌​ ​ ‌​‌​​‍‌‌​ ​ ‌​‌​​‍‌‌​ ​‍​ ​‍​ ​​‌‍‌​​ ‌‌‌‍‌​​ ‌​‌‍​‌​ ‌ ‌‍​ ‌‍‌​‌‍‌‌​ ‍​​ ‍‌​‍‌‌​ ​‍​ ​‍​‍‌‌​ ‌‌‌​‌​​‍ ‍‌ ‌​‌‍‌‌‌ ‍​‌ ‌​​‍‌‍‌ ​​‌‍‌‌‌ ​‍‌ ​ ‌ ​​‌‍‌‌‌‍​ ‌ ‌​‌‍‍‌‌ ‌‍‌‍‌‌​ ‌‌ ​​‌ ‌‌‌‍​‍‌‍ ​‌‍‍‌‌ ​ ‌‍‍​‌‍‌‌‌‍‌​​‍​‍‌ ‌
Greater alignment with commercial practice​​​​‌ ‍ ​‍​‍‌‍ ‌ ​‍‌‍‍‌‌‍‌ ‌‍‍‌‌‍ ‍​‍​‍​ ‍‍​‍​‍‌ ​ ‌‍​‌‌‍ ‍‌‍‍‌‌ ‌​‌ ‍‌​‍ ‍‌‍‍‌‌‍ ​‍​‍​‍ ​​‍​‍‌‍‍​‌ ​‍‌‍‌‌‌‍‌‍​‍​‍​ ‍‍​‍​‍‌‍‍​‌ ‌​‌ ‌​‌ ​​‌ ​ ​ ‍‍​‍ ​‍ ‌‍ ‌‌‍​‌‌‍​ ‌‍‍ ‌‍​‌‌ ‍‌​‍ ‌‌‍‌ ‌‍ ‌‍ ‌‍‌​‌ ‌ ‌‍‍‌‌‍ ‍​‍ ‍‌ ​ ‌‍​‌‌‍ ‍‌‍‍‌‌ ‌​‌ ‍‌​‍ ‍‌ ​ ‌ ‌​‌ ‌‌‌‍‌​‌‍‍‌‌‍ ​‍ ‌ ​ ‌ ‌​‌ ‌‌‌‍‌​‌‍‍‌‌‍ ​‍ ‌‍‍‌‌‍ ‍‌ ‌​‌‍‌‌‌‍ ‍‌ ‌​​‍ ‌‍‌‌‌‍‌​‌‍‍‌‌ ‌​​‍ ‌‍ ‌‌‍ ‌‍‌​‌‍‌‌​ ‌‌ ​​‌ ​‍‌‍‌‌‌ ​ ‌‍‌‌‌‍ ‍‌ ‌​‌‍​‌‌ ‌​‌‍‍‌‌‍ ‌‍ ‍​ ‍ ‌‍‍‌‌‍‌​​ ‌​ ‍​​ ‌​​ ​​‌‍​ ​ ‌​​ ‍​​ ‌​​ ​‍​‍ ‌‌‍​‌​ ​ ‌‍​‍‌‍​‍​‍ ‌​ ‌​​ ​ ‌‍‌‌​ ‌ ​‍ ‌‌‍​‌‌‍‌‌‌‍‌‌​ ‌​​‍ ‌‌‍‌‍‌‍​‌​ ‌ ‌‍​‍​ ​‌​ ​ ​ ‌‍​ ​‌‌‍​ ​ ‍​‌‍​ ‌‍‌‌​ ‍ ‌ ‌​‌ ‍‌‌ ​​‌‍‌‌​ ‌‌ ​​‌‍ ‌ ​ ‌ ‌​​ ‍ ‌ ​​‌‍​‌‌ ‌​‌‍‍​​ ‌‌‍​ ‌‍ ‌‍ ‍‌ ‌​‌‍‌‌‌‍ ‍‌ ‌​​‍‌‌​ ‌‌‌​​‍‌‌ ‌‍‍ ‌‍‌‌‌ ‍‌​‍‌‌​ ​ ‌​‌​​‍‌‌​ ​ ‌​‌​​‍‌‌​ ​‍​ ​‍‌‍​ ​ ‌​​ ​‍‌‍​‌​ ‌ ‌‍​‌​ ‌‍‌‍‌​​ ‌ ​ ‍​‌‍​‍​ ‌‌​‍‌‌​ ​‍​ ​‍​‍‌‌​ ‌‌‌​‌​​‍ ‍‌‍​ ‌‍‍​‌‍‍‌‌‍ ​‌‍‌​‌ ​‍‌‍‌‌‌‍ ‍​‍‌‌​ ‌‌‌​​‍‌‌ ‌‍‍ ‌‍‌‌‌ ‍‌​‍‌‌​ ​ ‌​‌​​‍‌‌​ ​ ‌​‌​​‍‌‌​ ​‍​ ​‍​ ‌‍​ ​​​ ‍‌​ ​‍​ ‍​​ ‍​‌‍‌‌​ ​​​ ‌‌​ ‌‍‌‍​ ​ ‌‍​‍‌‌​ ​‍​ ​‍​‍‌‌​ ‌‌‌​‌​​‍ ‍‌ ‌​‌‍‌‌‌ ‍​‌ ‌​​ ‌‍​‍‌‍​‌‌ ​ ‌‍‌‌‌‌‌‌‌ ​‍‌‍ ​​ ‌‌‍‍​‌ ‌​‌ ‌​‌ ​​‌ ​ ​‍‌‌​ ​ ‌​​‌​‍‌‌​ ​‍‌​‌‍​‍‌‌​ ​‍‌​‌‍‌‍ ‌‌‍​‌‌‍​ ‌‍‍ ‌‍​‌‌ ‍‌​‍ ‌‌‍‌ ‌‍ ‌‍ ‌‍‌​‌ ‌ ‌‍‍‌‌‍ ‍​‍ ‍‌ ​ ‌‍​‌‌‍ ‍‌‍‍‌‌ ‌​‌ ‍‌​‍ ‍‌ ​ ‌ ‌​‌ ‌‌‌‍‌​‌‍‍‌‌‍ ​‍‌‌​ ​‍‌​‌‍‌ ​ ‌ ‌​‌ ‌‌‌‍‌​‌‍‍‌‌‍ ​‍‌‍‌‍‍‌‌‍‌​​ ‌​ ‍​​ ‌​​ ​​‌‍​ ​ ‌​​ ‍​​ ‌​​ ​‍​‍ ‌‌‍​‌​ ​ ‌‍​‍‌‍​‍​‍ ‌​ ‌​​ ​ ‌‍‌‌​ ‌ ​‍ ‌‌‍​‌‌‍‌‌‌‍‌‌​ ‌​​‍ ‌‌‍‌‍‌‍​‌​ ‌ ‌‍​‍​ ​‌​ ​ ​ ‌‍​ ​‌‌‍​ ​ ‍​‌‍​ ‌‍‌‌​‍‌‍‌ ‌​‌ ‍‌‌ ​​‌‍‌‌​ ‌‌ ​​‌‍ ‌ ​ ‌ ‌​​‍‌‍‌ ​​‌‍​‌‌ ‌​‌‍‍​​ ‌‌‍​ ‌‍ ‌‍ ‍‌ ‌​‌‍‌‌‌‍ ‍‌ ‌​​‍‌‌​ ‌‌‌​​‍‌‌ ‌‍‍ ‌‍‌‌‌ ‍‌​‍‌‌​ ​ ‌​‌​​‍‌‌​ ​ ‌​‌​​‍‌‌​ ​‍​ ​‍‌‍​ ​ ‌​​ ​‍‌‍​‌​ ‌ ‌‍​‌​ ‌‍‌‍‌​​ ‌ ​ ‍​‌‍​‍​ ‌‌​‍‌‌​ ​‍​ ​‍​‍‌‌​ ‌‌‌​‌​​‍ ‍‌‍​ ‌‍‍​‌‍‍‌‌‍ ​‌‍‌​‌ ​‍‌‍‌‌‌‍ ‍​‍‌‌​ ‌‌‌​​‍‌‌ ‌‍‍ ‌‍‌‌‌ ‍‌​‍‌‌​ ​ ‌​‌​​‍‌‌​ ​ ‌​‌​​‍‌‌​ ​‍​ ​‍​ ‌‍​ ​​​ ‍‌​ ​‍​ ‍​​ ‍​‌‍‌‌​ ​​​ ‌‌​ ‌‍‌‍​ ​ ‌‍​‍‌‌​ ​‍​ ​‍​‍‌‌​ ‌‌‌​‌​​‍ ‍‌ ‌​‌‍‌‌‌ ‍​‌ ‌​​‍‌‍‌ ​​‌‍‌‌‌ ​‍‌ ​ ‌ ​​‌‍‌‌‌‍​ ‌ ‌​‌‍‍‌‌ ‌‍‌‍‌‌​ ‌‌ ​​‌ ‌‌‌‍​‍‌‍ ​‌‍‍‌‌ ​ ‌‍‍​‌‍‌‌‌‍‌​​‍​‍‌ ‌
The PPSA is being aligned more closely with how secured
transactions operate in real business. This includes clearer
treatment of commercial consignment and leasing
arrangements.​​​​‌ ‍ ​‍​‍‌‍ ‌ ​‍‌‍‍‌‌‍‌ ‌‍‍‌‌‍ ‍​‍​‍​ ‍‍​‍​‍‌ ​ ‌‍​‌‌‍ ‍‌‍‍‌‌ ‌​‌ ‍‌​‍ ‍‌‍‍‌‌‍ ​‍​‍​‍ ​​‍​‍‌‍‍​‌ ​‍‌‍‌‌‌‍‌‍​‍​‍​ ‍‍​‍​‍‌‍‍​‌ ‌​‌ ‌​‌ ​​‌ ​ ​ ‍‍​‍ ​‍ ‌‍ ‌‌‍​‌‌‍​ ‌‍‍ ‌‍​‌‌ ‍‌​‍ ‌‌‍‌ ‌‍ ‌‍ ‌‍‌​‌ ‌ ‌‍‍‌‌‍ ‍​‍ ‍‌ ​ ‌‍​‌‌‍ ‍‌‍‍‌‌ ‌​‌ ‍‌​‍ ‍‌ ​ ‌ ‌​‌ ‌‌‌‍‌​‌‍‍‌‌‍ ​‍ ‌ ​ ‌ ‌​‌ ‌‌‌‍‌​‌‍‍‌‌‍ ​‍ ‌‍‍‌‌‍ ‍‌ ‌​‌‍‌‌‌‍ ‍‌ ‌​​‍ ‌‍‌‌‌‍‌​‌‍‍‌‌ ‌​​‍ ‌‍ ‌‌‍ ‌‍‌​‌‍‌‌​ ‌‌ ​​‌ ​‍‌‍‌‌‌ ​ ‌‍‌‌‌‍ ‍‌ ‌​‌‍​‌‌ ‌​‌‍‍‌‌‍ ‌‍ ‍​ ‍ ‌‍‍‌‌‍‌​​ ‌​ ‍​​ ‌​​ ​​‌‍​ ​ ‌​​ ‍​​ ‌​​ ​‍​‍ ‌‌‍​‌​ ​ ‌‍​‍‌‍​‍​‍ ‌​ ‌​​ ​ ‌‍‌‌​ ‌ ​‍ ‌‌‍​‌‌‍‌‌‌‍‌‌​ ‌​​‍ ‌‌‍‌‍‌‍​‌​ ‌ ‌‍​‍​ ​‌​ ​ ​ ‌‍​ ​‌‌‍​ ​ ‍​‌‍​ ‌‍‌‌​ ‍ ‌ ‌​‌ ‍‌‌ ​​‌‍‌‌​ ‌‌ ​​‌‍ ‌ ​ ‌ ‌​​ ‍ ‌ ​​‌‍​‌‌ ‌​‌‍‍​​ ‌‌‍​ ‌‍ ‌‍ ‍‌ ‌​‌‍‌‌‌‍ ‍‌ ‌​​‍‌‌​ ‌‌‌​​‍‌‌ ‌‍‍ ‌‍‌‌‌ ‍‌​‍‌‌​ ​ ‌​‌​​‍‌‌​ ​ ‌​‌​​‍‌‌​ ​‍​ ​‍‌‍​ ​ ‌​​ ​‍‌‍​‌​ ‌ ‌‍​‌​ ‌‍‌‍‌​​ ‌ ​ ‍​‌‍​‍​ ‌‌​‍‌‌​ ​‍​ ​‍​‍‌‌​ ‌‌‌​‌​​‍ ‍‌‍​ ‌‍‍​‌‍‍‌‌‍ ​‌‍‌​‌ ​‍‌‍‌‌‌‍ ‍​‍‌‌​ ‌‌‌​​‍‌‌ ‌‍‍ ‌‍‌‌‌ ‍‌​‍‌‌​ ​ ‌​‌​​‍‌‌​ ​ ‌​‌​​‍‌‌​ ​‍​ ​‍‌‍‌‍​ ​‍​ ​ ‌‍​‌​ ‌​​ ​ ‌‍​ ‌‍​ ​ ‍​​ ‍‌​ ‌​​ ‌‌​‍‌‌​ ​‍​ ​‍​‍‌‌​ ‌‌‌​‌​​‍ ‍‌ ‌​‌‍‌‌‌ ‍​‌ ‌​​ ‌‍​‍‌‍​‌‌ ​ ‌‍‌‌‌‌‌‌‌ ​‍‌‍ ​​ ‌‌‍‍​‌ ‌​‌ ‌​‌ ​​‌ ​ ​‍‌‌​ ​ ‌​​‌​‍‌‌​ ​‍‌​‌‍​‍‌‌​ ​‍‌​‌‍‌‍ ‌‌‍​‌‌‍​ ‌‍‍ ‌‍​‌‌ ‍‌​‍ ‌‌‍‌ ‌‍ ‌‍ ‌‍‌​‌ ‌ ‌‍‍‌‌‍ ‍​‍ ‍‌ ​ ‌‍​‌‌‍ ‍‌‍‍‌‌ ‌​‌ ‍‌​‍ ‍‌ ​ ‌ ‌​‌ ‌‌‌‍‌​‌‍‍‌‌‍ ​‍‌‌​ ​‍‌​‌‍‌ ​ ‌ ‌​‌ ‌‌‌‍‌​‌‍‍‌‌‍ ​‍‌‍‌‍‍‌‌‍‌​​ ‌​ ‍​​ ‌​​ ​​‌‍​ ​ ‌​​ ‍​​ ‌​​ ​‍​‍ ‌‌‍​‌​ ​ ‌‍​‍‌‍​‍​‍ ‌​ ‌​​ ​ ‌‍‌‌​ ‌ ​‍ ‌‌‍​‌‌‍‌‌‌‍‌‌​ ‌​​‍ ‌‌‍‌‍‌‍​‌​ ‌ ‌‍​‍​ ​‌​ ​ ​ ‌‍​ ​‌‌‍​ ​ ‍​‌‍​ ‌‍‌‌​‍‌‍‌ ‌​‌ ‍‌‌ ​​‌‍‌‌​ ‌‌ ​​‌‍ ‌ ​ ‌ ‌​​‍‌‍‌ ​​‌‍​‌‌ ‌​‌‍‍​​ ‌‌‍​ ‌‍ ‌‍ ‍‌ ‌​‌‍‌‌‌‍ ‍‌ ‌​​‍‌‌​ ‌‌‌​​‍‌‌ ‌‍‍ ‌‍‌‌‌ ‍‌​‍‌‌​ ​ ‌​‌​​‍‌‌​ ​ ‌​‌​​‍‌‌​ ​‍​ ​‍‌‍​ ​ ‌​​ ​‍‌‍​‌​ ‌ ‌‍​‌​ ‌‍‌‍‌​​ ‌ ​ ‍​‌‍​‍​ ‌‌​‍‌‌​ ​‍​ ​‍​‍‌‌​ ‌‌‌​‌​​‍ ‍‌‍​ ‌‍‍​‌‍‍‌‌‍ ​‌‍‌​‌ ​‍‌‍‌‌‌‍ ‍​‍‌‌​ ‌‌‌​​‍‌‌ ‌‍‍ ‌‍‌‌‌ ‍‌​‍‌‌​ ​ ‌​‌​​‍‌‌​ ​ ‌​‌​​‍‌‌​ ​‍​ ​‍‌‍‌‍​ ​‍​ ​ ‌‍​‌​ ‌​​ ​ ‌‍​ ‌‍​ ​ ‍​​ ‍‌​ ‌​​ ‌‌​‍‌‌​ ​‍​ ​‍​‍‌‌​ ‌‌‌​‌​​‍ ‍‌ ‌​‌‍‌‌‌ ‍​‌ ‌​​‍‌‍‌ ​​‌‍‌‌‌ ​‍‌ ​ ‌ ​​‌‍‌‌‌‍​ ‌ ‌​‌‍‍‌‌ ‌‍‌‍‌‌​ ‌‌ ​​‌ ‌‌‌‍​‍‌‍ ​‌‍‍‌‌ ​ ‌‍‍​‌‍‌‌‌‍‌​​‍​‍‌ ‌
Getting your registration right under the
new rules​​​​‌ ‍ ​‍​‍‌‍ ‌ ​‍‌‍‍‌‌‍‌ ‌‍‍‌‌‍ ‍​‍​‍​ ‍‍​‍​‍‌ ​ ‌‍​‌‌‍ ‍‌‍‍‌‌ ‌​‌ ‍‌​‍ ‍‌‍‍‌‌‍ ​‍​‍​‍ ​​‍​‍‌‍‍​‌ ​‍‌‍‌‌‌‍‌‍​‍​‍​ ‍‍​‍​‍‌‍‍​‌ ‌​‌ ‌​‌ ​​‌ ​ ​ ‍‍​‍ ​‍ ‌‍ ‌‌‍​‌‌‍​ ‌‍‍ ‌‍​‌‌ ‍‌​‍ ‌‌‍‌ ‌‍ ‌‍ ‌‍‌​‌ ‌ ‌‍‍‌‌‍ ‍​‍ ‍‌ ​ ‌‍​‌‌‍ ‍‌‍‍‌‌ ‌​‌ ‍‌​‍ ‍‌ ​ ‌ ‌​‌ ‌‌‌‍‌​‌‍‍‌‌‍ ​‍ ‌ ​ ‌ ‌​‌ ‌‌‌‍‌​‌‍‍‌‌‍ ​‍ ‌‍‍‌‌‍ ‍‌ ‌​‌‍‌‌‌‍ ‍‌ ‌​​‍ ‌‍‌‌‌‍‌​‌‍‍‌‌ ‌​​‍ ‌‍ ‌‌‍ ‌‍‌​‌‍‌‌​ ‌‌ ​​‌ ​‍‌‍‌‌‌ ​ ‌‍‌‌‌‍ ‍‌ ‌​‌‍​‌‌ ‌​‌‍‍‌‌‍ ‌‍ ‍​ ‍ ‌‍‍‌‌‍‌​​ ‌​ ‍​​ ‌​​ ​​‌‍​ ​ ‌​​ ‍​​ ‌​​ ​‍​‍ ‌‌‍​‌​ ​ ‌‍​‍‌‍​‍​‍ ‌​ ‌​​ ​ ‌‍‌‌​ ‌ ​‍ ‌‌‍​‌‌‍‌‌‌‍‌‌​ ‌​​‍ ‌‌‍‌‍‌‍​‌​ ‌ ‌‍​‍​ ​‌​ ​ ​ ‌‍​ ​‌‌‍​ ​ ‍​‌‍​ ‌‍‌‌​ ‍ ‌ ‌​‌ ‍‌‌ ​​‌‍‌‌​ ‌‌ ​​‌‍ ‌ ​ ‌ ‌​​ ‍ ‌ ​​‌‍​‌‌ ‌​‌‍‍​​ ‌‌‍​ ‌‍ ‌‍ ‍‌ ‌​‌‍‌‌‌‍ ‍‌ ‌​​‍‌‌​ ‌‌‌​​‍‌‌ ‌‍‍ ‌‍‌‌‌ ‍‌​‍‌‌​ ​ ‌​‌​​‍‌‌​ ​ ‌​‌​​‍‌‌​ ​‍​ ​‍​ ​‌‌‍‌​‌‍​ ​ ‌​​ ‌ ​ ​​​ ‌​​ ‌ ​ ​‍​ ‍​​ ‌‍​ ​​​‍‌‌​ ​‍​ ​‍​‍‌‌​ ‌‌‌​‌​​‍ ‍‌‍​ ‌‍‍​‌‍‍‌‌‍ ​‌‍‌​‌ ​‍‌‍‌‌‌‍ ‍​‍‌‌​ ‌‌‌​​‍‌‌ ‌‍‍ ‌‍‌‌‌ ‍‌​‍‌‌​ ​ ‌​‌​​‍‌‌​ ​ ‌​‌​​‍‌‌​ ​‍​ ​‍​ ‌‍​ ‌ ​ ‌ ‌‍‌​‌‍‌‌‌‍​‍‌‍​‍​ ​ ​ ‌​​ ​‌​ ‌​‌‍‌‍​‍‌‌​ ​‍​ ​‍​‍‌‌​ ‌‌‌​‌​​‍ ‍‌ ‌​‌‍‌‌‌ ‍​‌ ‌​​ ‌‍​‍‌‍​‌‌ ​ ‌‍‌‌‌‌‌‌‌ ​‍‌‍ ​​ ‌‌‍‍​‌ ‌​‌ ‌​‌ ​​‌ ​ ​‍‌‌​ ​ ‌​​‌​‍‌‌​ ​‍‌​‌‍​‍‌‌​ ​‍‌​‌‍‌‍ ‌‌‍​‌‌‍​ ‌‍‍ ‌‍​‌‌ ‍‌​‍ ‌‌‍‌ ‌‍ ‌‍ ‌‍‌​‌ ‌ ‌‍‍‌‌‍ ‍​‍ ‍‌ ​ ‌‍​‌‌‍ ‍‌‍‍‌‌ ‌​‌ ‍‌​‍ ‍‌ ​ ‌ ‌​‌ ‌‌‌‍‌​‌‍‍‌‌‍ ​‍‌‌​ ​‍‌​‌‍‌ ​ ‌ ‌​‌ ‌‌‌‍‌​‌‍‍‌‌‍ ​‍‌‍‌‍‍‌‌‍‌​​ ‌​ ‍​​ ‌​​ ​​‌‍​ ​ ‌​​ ‍​​ ‌​​ ​‍​‍ ‌‌‍​‌​ ​ ‌‍​‍‌‍​‍​‍ ‌​ ‌​​ ​ ‌‍‌‌​ ‌ ​‍ ‌‌‍​‌‌‍‌‌‌‍‌‌​ ‌​​‍ ‌‌‍‌‍‌‍​‌​ ‌ ‌‍​‍​ ​‌​ ​ ​ ‌‍​ ​‌‌‍​ ​ ‍​‌‍​ ‌‍‌‌​‍‌‍‌ ‌​‌ ‍‌‌ ​​‌‍‌‌​ ‌‌ ​​‌‍ ‌ ​ ‌ ‌​​‍‌‍‌ ​​‌‍​‌‌ ‌​‌‍‍​​ ‌‌‍​ ‌‍ ‌‍ ‍‌ ‌​‌‍‌‌‌‍ ‍‌ ‌​​‍‌‌​ ‌‌‌​​‍‌‌ ‌‍‍ ‌‍‌‌‌ ‍‌​‍‌‌​ ​ ‌​‌​​‍‌‌​ ​ ‌​‌​​‍‌‌​ ​‍​ ​‍​ ​‌‌‍‌​‌‍​ ​ ‌​​ ‌ ​ ​​​ ‌​​ ‌ ​ ​‍​ ‍​​ ‌‍​ ​​​‍‌‌​ ​‍​ ​‍​‍‌‌​ ‌‌‌​‌​​‍ ‍‌‍​ ‌‍‍​‌‍‍‌‌‍ ​‌‍‌​‌ ​‍‌‍‌‌‌‍ ‍​‍‌‌​ ‌‌‌​​‍‌‌ ‌‍‍ ‌‍‌‌‌ ‍‌​‍‌‌​ ​ ‌​‌​​‍‌‌​ ​ ‌​‌​​‍‌‌​ ​‍​ ​‍​ ‌‍​ ‌ ​ ‌ ‌‍‌​‌‍‌‌‌‍​‍‌‍​‍​ ​ ​ ‌​​ ​‌​ ‌​‌‍‌‍​‍‌‌​ ​‍​ ​‍​‍‌‌​ ‌‌‌​‌​​‍ ‍‌ ‌​‌‍‌‌‌ ‍​‌ ‌​​‍‌‍‌ ​​‌‍‌‌‌ ​‍‌ ​ ‌ ​​‌‍‌‌‌‍​ ‌ ‌​‌‍‍‌‌ ‌‍‌‍‌‌​ ‌‌ ​​‌ ‌‌‌‍​‍‌‍ ​‌‍‍‌‌ ​ ‌‍‍​‌‍‌‌‌‍‌​​‍​‍‌ ‌
To secure a PMSI, you need to register it properly on the PPSR. The
process is straightforward:​​​​‌ ‍ ​‍​‍‌‍ ‌ ​‍‌‍‍‌‌‍‌ ‌‍‍‌‌‍ ‍​‍​‍​ ‍‍​‍​‍‌ ​ ‌‍​‌‌‍ ‍‌‍‍‌‌ ‌​‌ ‍‌​‍ ‍‌‍‍‌‌‍ ​‍​‍​‍ ​​‍​‍‌‍‍​‌ ​‍‌‍‌‌‌‍‌‍​‍​‍​ ‍‍​‍​‍‌‍‍​‌ ‌​‌ ‌​‌ ​​‌ ​ ​ ‍‍​‍ ​‍ ‌‍ ‌‌‍​‌‌‍​ ‌‍‍ ‌‍​‌‌ ‍‌​‍ ‌‌‍‌ ‌‍ ‌‍ ‌‍‌​‌ ‌ ‌‍‍‌‌‍ ‍​‍ ‍‌ ​ ‌‍​‌‌‍ ‍‌‍‍‌‌ ‌​‌ ‍‌​‍ ‍‌ ​ ‌ ‌​‌ ‌‌‌‍‌​‌‍‍‌‌‍ ​‍ ‌ ​ ‌ ‌​‌ ‌‌‌‍‌​‌‍‍‌‌‍ ​‍ ‌‍‍‌‌‍ ‍‌ ‌​‌‍‌‌‌‍ ‍‌ ‌​​‍ ‌‍‌‌‌‍‌​‌‍‍‌‌ ‌​​‍ ‌‍ ‌‌‍ ‌‍‌​‌‍‌‌​ ‌‌ ​​‌ ​‍‌‍‌‌‌ ​ ‌‍‌‌‌‍ ‍‌ ‌​‌‍​‌‌ ‌​‌‍‍‌‌‍ ‌‍ ‍​ ‍ ‌‍‍‌‌‍‌​​ ‌​ ‍​​ ‌​​ ​​‌‍​ ​ ‌​​ ‍​​ ‌​​ ​‍​‍ ‌‌‍​‌​ ​ ‌‍​‍‌‍​‍​‍ ‌​ ‌​​ ​ ‌‍‌‌​ ‌ ​‍ ‌‌‍​‌‌‍‌‌‌‍‌‌​ ‌​​‍ ‌‌‍‌‍‌‍​‌​ ‌ ‌‍​‍​ ​‌​ ​ ​ ‌‍​ ​‌‌‍​ ​ ‍​‌‍​ ‌‍‌‌​ ‍ ‌ ‌​‌ ‍‌‌ ​​‌‍‌‌​ ‌‌ ​​‌‍ ‌ ​ ‌ ‌​​ ‍ ‌ ​​‌‍​‌‌ ‌​‌‍‍​​ ‌‌‍​ ‌‍ ‌‍ ‍‌ ‌​‌‍‌‌‌‍ ‍‌ ‌​​‍‌‌​ ‌‌‌​​‍‌‌ ‌‍‍ ‌‍‌‌‌ ‍‌​‍‌‌​ ​ ‌​‌​​‍‌‌​ ​ ‌​‌​​‍‌‌​ ​‍​ ​‍‌‍​ ‌‍​ ‌‍​‍​ ‌ ​ ‍‌‌‍​ ​ ‍‌​ ‌ ​ ​​​ ‍​‌‍‌‌​ ​‍​‍‌‌​ ​‍​ ​‍​‍‌‌​ ‌‌‌​‌​​‍ ‍‌‍​ ‌‍‍​‌‍‍‌‌‍ ​‌‍‌​‌ ​‍‌‍‌‌‌‍ ‍​‍‌‌​ ‌‌‌​​‍‌‌ ‌‍‍ ‌‍‌‌‌ ‍‌​‍‌‌​ ​ ‌​‌​​‍‌‌​ ​ ‌​‌​​‍‌‌​ ​‍​ ​‍​ ‍‌​ ‌‍​ ​‍​ ‌​‌‍‌‍‌‍​‍​ ‍​‌‍​ ‌‍‌​​ ‍‌​ ‍​​ ‍‌​‍‌‌​ ​‍​ ​‍​‍‌‌​ ‌‌‌​‌​​‍ ‍‌ ‌​‌‍‌‌‌ ‍​‌ ‌​​ ‌‍​‍‌‍​‌‌ ​ ‌‍‌‌‌‌‌‌‌ ​‍‌‍ ​​ ‌‌‍‍​‌ ‌​‌ ‌​‌ ​​‌ ​ ​‍‌‌​ ​ ‌​​‌​‍‌‌​ ​‍‌​‌‍​‍‌‌​ ​‍‌​‌‍‌‍ ‌‌‍​‌‌‍​ ‌‍‍ ‌‍​‌‌ ‍‌​‍ ‌‌‍‌ ‌‍ ‌‍ ‌‍‌​‌ ‌ ‌‍‍‌‌‍ ‍​‍ ‍‌ ​ ‌‍​‌‌‍ ‍‌‍‍‌‌ ‌​‌ ‍‌​‍ ‍‌ ​ ‌ ‌​‌ ‌‌‌‍‌​‌‍‍‌‌‍ ​‍‌‌​ ​‍‌​‌‍‌ ​ ‌ ‌​‌ ‌‌‌‍‌​‌‍‍‌‌‍ ​‍‌‍‌‍‍‌‌‍‌​​ ‌​ ‍​​ ‌​​ ​​‌‍​ ​ ‌​​ ‍​​ ‌​​ ​‍​‍ ‌‌‍​‌​ ​ ‌‍​‍‌‍​‍​‍ ‌​ ‌​​ ​ ‌‍‌‌​ ‌ ​‍ ‌‌‍​‌‌‍‌‌‌‍‌‌​ ‌​​‍ ‌‌‍‌‍‌‍​‌​ ‌ ‌‍​‍​ ​‌​ ​ ​ ‌‍​ ​‌‌‍​ ​ ‍​‌‍​ ‌‍‌‌​‍‌‍‌ ‌​‌ ‍‌‌ ​​‌‍‌‌​ ‌‌ ​​‌‍ ‌ ​ ‌ ‌​​‍‌‍‌ ​​‌‍​‌‌ ‌​‌‍‍​​ ‌‌‍​ ‌‍ ‌‍ ‍‌ ‌​‌‍‌‌‌‍ ‍‌ ‌​​‍‌‌​ ‌‌‌​​‍‌‌ ‌‍‍ ‌‍‌‌‌ ‍‌​‍‌‌​ ​ ‌​‌​​‍‌‌​ ​ ‌​‌​​‍‌‌​ ​‍​ ​‍‌‍​ ‌‍​ ‌‍​‍​ ‌ ​ ‍‌‌‍​ ​ ‍‌​ ‌ ​ ​​​ ‍​‌‍‌‌​ ​‍​‍‌‌​ ​‍​ ​‍​‍‌‌​ ‌‌‌​‌​​‍ ‍‌‍​ ‌‍‍​‌‍‍‌‌‍ ​‌‍‌​‌ ​‍‌‍‌‌‌‍ ‍​‍‌‌​ ‌‌‌​​‍‌‌ ‌‍‍ ‌‍‌‌‌ ‍‌​‍‌‌​ ​ ‌​‌​​‍‌‌​ ​ ‌​‌​​‍‌‌​ ​‍​ ​‍​ ‍‌​ ‌‍​ ​‍​ ‌​‌‍‌‍‌‍​‍​ ‍​‌‍​ ‌‍‌​​ ‍‌​ ‍​​ ‍‌​‍‌‌​ ​‍​ ​‍​‍‌‌​ ‌‌‌​‌​​‍ ‍‌ ‌​‌‍‌‌‌ ‍​‌ ‌​​‍‌‍‌ ​​‌‍‌‌‌ ​‍‌ ​ ‌ ​​‌‍‌‌‌‍​ ‌ ‌​‌‍‍‌‌ ‌‍‌‍‌‌​ ‌‌ ​​‌ ‌‌‌‍​‍‌‍ ​‌‍‍‌‌ ​ ‌‍‍​‌‍‌‌‌‍‌​​‍​‍‌ ‌
Enter into a valid security agreement that clearly identifies the
collateral and repayment terms.​​​​‌ ‍ ​‍​‍‌‍ ‌ ​‍‌‍‍‌‌‍‌ ‌‍‍‌‌‍ ‍​‍​‍​ ‍‍​‍​‍‌ ​ ‌‍​‌‌‍ ‍‌‍‍‌‌ ‌​‌ ‍‌​‍ ‍‌‍‍‌‌‍ ​‍​‍​‍ ​​‍​‍‌‍‍​‌ ​‍‌‍‌‌‌‍‌‍​‍​‍​ ‍‍​‍​‍‌‍‍​‌ ‌​‌ ‌​‌ ​​‌ ​ ​ ‍‍​‍ ​‍ ‌‍ ‌‌‍​‌‌‍​ ‌‍‍ ‌‍​‌‌ ‍‌​‍ ‌‌‍‌ ‌‍ ‌‍ ‌‍‌​‌ ‌ ‌‍‍‌‌‍ ‍​‍ ‍‌ ​ ‌‍​‌‌‍ ‍‌‍‍‌‌ ‌​‌ ‍‌​‍ ‍‌ ​ ‌ ‌​‌ ‌‌‌‍‌​‌‍‍‌‌‍ ​‍ ‌ ​ ‌ ‌​‌ ‌‌‌‍‌​‌‍‍‌‌‍ ​‍ ‌‍‍‌‌‍ ‍‌ ‌​‌‍‌‌‌‍ ‍‌ ‌​​‍ ‌‍‌‌‌‍‌​‌‍‍‌‌ ‌​​‍ ‌‍ ‌‌‍ ‌‍‌​‌‍‌‌​ ‌‌ ​​‌ ​‍‌‍‌‌‌ ​ ‌‍‌‌‌‍ ‍‌ ‌​‌‍​‌‌ ‌​‌‍‍‌‌‍ ‌‍ ‍​ ‍ ‌‍‍‌‌‍‌​​ ‌​ ‍​​ ‌​​ ​​‌‍​ ​ ‌​​ ‍​​ ‌​​ ​‍​‍ ‌‌‍​‌​ ​ ‌‍​‍‌‍​‍​‍ ‌​ ‌​​ ​ ‌‍‌‌​ ‌ ​‍ ‌‌‍​‌‌‍‌‌‌‍‌‌​ ‌​​‍ ‌‌‍‌‍‌‍​‌​ ‌ ‌‍​‍​ ​‌​ ​ ​ ‌‍​ ​‌‌‍​ ​ ‍​‌‍​ ‌‍‌‌​ ‍ ‌ ‌​‌ ‍‌‌ ​​‌‍‌‌​ ‌‌ ​​‌‍ ‌ ​ ‌ ‌​​ ‍ ‌ ​​‌‍​‌‌ ‌​‌‍‍​​ ‌‌‍​ ‌‍ ‌‍ ‍‌ ‌​‌‍‌‌‌‍ ‍‌ ‌​​‍‌‌​ ‌‌‌​​‍‌‌ ‌‍‍ ‌‍‌‌‌ ‍‌​‍‌‌​ ​ ‌​‌​​‍‌‌​ ​ ‌​‌​​‍‌‌​ ​‍​ ​‍​ ​​​ ‍‌‌‍​‌​ ‌ ​ ​​‌‍​‍​ ​‍​ ‌ ‌‍​ ‌‍​‍‌‍‌‌​ ‍‌​‍‌‌​ ​‍​ ​‍​‍‌‌​ ‌‌‌​‌​​‍ ‍‌‍​ ‌‍‍​‌‍‍‌‌‍ ​‌‍‌​‌ ​‍‌‍‌‌‌‍ ‍​‍‌‌​ ‌‌‌​​‍‌‌ ‌‍‍ ‌‍‌‌‌ ‍‌​‍‌‌​ ​ ‌​‌​​‍‌‌​ ​ ‌​‌​​‍‌‌​ ​‍​ ​‍‌‍​‍​ ‍​​ ​​​ ‌ ‌‍​ ‌‍‌​​ ‍‌​ ​​‌‍​‌​ ‌​‌‍​‍​ ‌​​‍‌‌​ ​‍​ ​‍​‍‌‌​ ‌‌‌​‌​​‍ ‍‌ ‌​‌‍‌‌‌ ‍​‌ ‌​​ ‌‍​‍‌‍​‌‌ ​ ‌‍‌‌‌‌‌‌‌ ​‍‌‍ ​​ ‌‌‍‍​‌ ‌​‌ ‌​‌ ​​‌ ​ ​‍‌‌​ ​ ‌​​‌​‍‌‌​ ​‍‌​‌‍​‍‌‌​ ​‍‌​‌‍‌‍ ‌‌‍​‌‌‍​ ‌‍‍ ‌‍​‌‌ ‍‌​‍ ‌‌‍‌ ‌‍ ‌‍ ‌‍‌​‌ ‌ ‌‍‍‌‌‍ ‍​‍ ‍‌ ​ ‌‍​‌‌‍ ‍‌‍‍‌‌ ‌​‌ ‍‌​‍ ‍‌ ​ ‌ ‌​‌ ‌‌‌‍‌​‌‍‍‌‌‍ ​‍‌‌​ ​‍‌​‌‍‌ ​ ‌ ‌​‌ ‌‌‌‍‌​‌‍‍‌‌‍ ​‍‌‍‌‍‍‌‌‍‌​​ ‌​ ‍​​ ‌​​ ​​‌‍​ ​ ‌​​ ‍​​ ‌​​ ​‍​‍ ‌‌‍​‌​ ​ ‌‍​‍‌‍​‍​‍ ‌​ ‌​​ ​ ‌‍‌‌​ ‌ ​‍ ‌‌‍​‌‌‍‌‌‌‍‌‌​ ‌​​‍ ‌‌‍‌‍‌‍​‌​ ‌ ‌‍​‍​ ​‌​ ​ ​ ‌‍​ ​‌‌‍​ ​ ‍​‌‍​ ‌‍‌‌​‍‌‍‌ ‌​‌ ‍‌‌ ​​‌‍‌‌​ ‌‌ ​​‌‍ ‌ ​ ‌ ‌​​‍‌‍‌ ​​‌‍​‌‌ ‌​‌‍‍​​ ‌‌‍​ ‌‍ ‌‍ ‍‌ ‌​‌‍‌‌‌‍ ‍‌ ‌​​‍‌‌​ ‌‌‌​​‍‌‌ ‌‍‍ ‌‍‌‌‌ ‍‌​‍‌‌​ ​ ‌​‌​​‍‌‌​ ​ ‌​‌​​‍‌‌​ ​‍​ ​‍​ ​​​ ‍‌‌‍​‌​ ‌ ​ ​​‌‍​‍​ ​‍​ ‌ ‌‍​ ‌‍​‍‌‍‌‌​ ‍‌​‍‌‌​ ​‍​ ​‍​‍‌‌​ ‌‌‌​‌​​‍ ‍‌‍​ ‌‍‍​‌‍‍‌‌‍ ​‌‍‌​‌ ​‍‌‍‌‌‌‍ ‍​‍‌‌​ ‌‌‌​​‍‌‌ ‌‍‍ ‌‍‌‌‌ ‍‌​‍‌‌​ ​ ‌​‌​​‍‌‌​ ​ ‌​‌​​‍‌‌​ ​‍​ ​‍‌‍​‍​ ‍​​ ​​​ ‌ ‌‍​ ‌‍‌​​ ‍‌​ ​​‌‍​‌​ ‌​‌‍​‍​ ‌​​‍‌‌​ ​‍​ ​‍​‍‌‌​ ‌‌‌​‌​​‍ ‍‌ ‌​‌‍‌‌‌ ‍​‌ ‌​​‍‌‍‌ ​​‌‍‌‌‌ ​‍‌ ​ ‌ ​​‌‍‌‌‌‍​ ‌ ‌​‌‍‍‌‌ ‌‍‌‍‌‌​ ‌‌ ​​‌ ‌‌‌‍​‍‌‍ ​‌‍‍‌‌ ​ ‌‍‍​‌‍‌‌‌‍‌​​‍​‍‌ ‌
Identify the correct grantor details and asset classification.​​​​‌ ‍ ​‍​‍‌‍ ‌ ​‍‌‍‍‌‌‍‌ ‌‍‍‌‌‍ ‍​‍​‍​ ‍‍​‍​‍‌ ​ ‌‍​‌‌‍ ‍‌‍‍‌‌ ‌​‌ ‍‌​‍ ‍‌‍‍‌‌‍ ​‍​‍​‍ ​​‍​‍‌‍‍​‌ ​‍‌‍‌‌‌‍‌‍​‍​‍​ ‍‍​‍​‍‌‍‍​‌ ‌​‌ ‌​‌ ​​‌ ​ ​ ‍‍​‍ ​‍ ‌‍ ‌‌‍​‌‌‍​ ‌‍‍ ‌‍​‌‌ ‍‌​‍ ‌‌‍‌ ‌‍ ‌‍ ‌‍‌​‌ ‌ ‌‍‍‌‌‍ ‍​‍ ‍‌ ​ ‌‍​‌‌‍ ‍‌‍‍‌‌ ‌​‌ ‍‌​‍ ‍‌ ​ ‌ ‌​‌ ‌‌‌‍‌​‌‍‍‌‌‍ ​‍ ‌ ​ ‌ ‌​‌ ‌‌‌‍‌​‌‍‍‌‌‍ ​‍ ‌‍‍‌‌‍ ‍‌ ‌​‌‍‌‌‌‍ ‍‌ ‌​​‍ ‌‍‌‌‌‍‌​‌‍‍‌‌ ‌​​‍ ‌‍ ‌‌‍ ‌‍‌​‌‍‌‌​ ‌‌ ​​‌ ​‍‌‍‌‌‌ ​ ‌‍‌‌‌‍ ‍‌ ‌​‌‍​‌‌ ‌​‌‍‍‌‌‍ ‌‍ ‍​ ‍ ‌‍‍‌‌‍‌​​ ‌​ ‍​​ ‌​​ ​​‌‍​ ​ ‌​​ ‍​​ ‌​​ ​‍​‍ ‌‌‍​‌​ ​ ‌‍​‍‌‍​‍​‍ ‌​ ‌​​ ​ ‌‍‌‌​ ‌ ​‍ ‌‌‍​‌‌‍‌‌‌‍‌‌​ ‌​​‍ ‌‌‍‌‍‌‍​‌​ ‌ ‌‍​‍​ ​‌​ ​ ​ ‌‍​ ​‌‌‍​ ​ ‍​‌‍​ ‌‍‌‌​ ‍ ‌ ‌​‌ ‍‌‌ ​​‌‍‌‌​ ‌‌ ​​‌‍ ‌ ​ ‌ ‌​​ ‍ ‌ ​​‌‍​‌‌ ‌​‌‍‍​​ ‌‌‍​ ‌‍ ‌‍ ‍‌ ‌​‌‍‌‌‌‍ ‍‌ ‌​​‍‌‌​ ‌‌‌​​‍‌‌ ‌‍‍ ‌‍‌‌‌ ‍‌​‍‌‌​ ​ ‌​‌​​‍‌‌​ ​ ‌​‌​​‍‌‌​ ​‍​ ​‍‌‍​‌‌‍​‌​ ‌​​ ​‌​ ‌‍​ ‌​‌‍​‍‌‍‌​‌‍‌‍​ ‍‌​ ‍‌​ ​​​‍‌‌​ ​‍​ ​‍​‍‌‌​ ‌‌‌​‌​​‍ ‍‌‍​ ‌‍‍​‌‍‍‌‌‍ ​‌‍‌​‌ ​‍‌‍‌‌‌‍ ‍​‍‌‌​ ‌‌‌​​‍‌‌ ‌‍‍ ‌‍‌‌‌ ‍‌​‍‌‌​ ​ ‌​‌​​‍‌‌​ ​ ‌​‌​​‍‌‌​ ​‍​ ​‍​ ​‍​ ​‌​ ​​‌‍​ ​ ​‍​ ​‍​ ‌​​ ​​‌‍‌‌‌‍‌​​ ‌‍‌‍​‍​‍‌‌​ ​‍​ ​‍​‍‌‌​ ‌‌‌​‌​​‍ ‍‌ ‌​‌‍‌‌‌ ‍​‌ ‌​​ ‌‍​‍‌‍​‌‌ ​ ‌‍‌‌‌‌‌‌‌ ​‍‌‍ ​​ ‌‌‍‍​‌ ‌​‌ ‌​‌ ​​‌ ​ ​‍‌‌​ ​ ‌​​‌​‍‌‌​ ​‍‌​‌‍​‍‌‌​ ​‍‌​‌‍‌‍ ‌‌‍​‌‌‍​ ‌‍‍ ‌‍​‌‌ ‍‌​‍ ‌‌‍‌ ‌‍ ‌‍ ‌‍‌​‌ ‌ ‌‍‍‌‌‍ ‍​‍ ‍‌ ​ ‌‍​‌‌‍ ‍‌‍‍‌‌ ‌​‌ ‍‌​‍ ‍‌ ​ ‌ ‌​‌ ‌‌‌‍‌​‌‍‍‌‌‍ ​‍‌‌​ ​‍‌​‌‍‌ ​ ‌ ‌​‌ ‌‌‌‍‌​‌‍‍‌‌‍ ​‍‌‍‌‍‍‌‌‍‌​​ ‌​ ‍​​ ‌​​ ​​‌‍​ ​ ‌​​ ‍​​ ‌​​ ​‍​‍ ‌‌‍​‌​ ​ ‌‍​‍‌‍​‍​‍ ‌​ ‌​​ ​ ‌‍‌‌​ ‌ ​‍ ‌‌‍​‌‌‍‌‌‌‍‌‌​ ‌​​‍ ‌‌‍‌‍‌‍​‌​ ‌ ‌‍​‍​ ​‌​ ​ ​ ‌‍​ ​‌‌‍​ ​ ‍​‌‍​ ‌‍‌‌​‍‌‍‌ ‌​‌ ‍‌‌ ​​‌‍‌‌​ ‌‌ ​​‌‍ ‌ ​ ‌ ‌​​‍‌‍‌ ​​‌‍​‌‌ ‌​‌‍‍​​ ‌‌‍​ ‌‍ ‌‍ ‍‌ ‌​‌‍‌‌‌‍ ‍‌ ‌​​‍‌‌​ ‌‌‌​​‍‌‌ ‌‍‍ ‌‍‌‌‌ ‍‌​‍‌‌​ ​ ‌​‌​​‍‌‌​ ​ ‌​‌​​‍‌‌​ ​‍​ ​‍‌‍​‌‌‍​‌​ ‌​​ ​‌​ ‌‍​ ‌​‌‍​‍‌‍‌​‌‍‌‍​ ‍‌​ ‍‌​ ​​​‍‌‌​ ​‍​ ​‍​‍‌‌​ ‌‌‌​‌​​‍ ‍‌‍​ ‌‍‍​‌‍‍‌‌‍ ​‌‍‌​‌ ​‍‌‍‌‌‌‍ ‍​‍‌‌​ ‌‌‌​​‍‌‌ ‌‍‍ ‌‍‌‌‌ ‍‌​‍‌‌​ ​ ‌​‌​​‍‌‌​ ​ ‌​‌​​‍‌‌​ ​‍​ ​‍​ ​‍​ ​‌​ ​​‌‍​ ​ ​‍​ ​‍​ ‌​​ ​​‌‍‌‌‌‍‌​​ ‌‍‌‍​‍​‍‌‌​ ​‍​ ​‍​‍‌‌​ ‌‌‌​‌​​‍ ‍‌ ‌​‌‍‌‌‌ ‍​‌ ‌​​‍‌‍‌ ​​‌‍‌‌‌ ​‍‌ ​ ‌ ​​‌‍‌‌‌‍​ ‌ ‌​‌‍‍‌‌ ‌‍‌‍‌‌​ ‌‌ ​​‌ ‌‌‌‍​‍‌‍ ​‌‍‍‌‌ ​ ‌‍‍​‌‍‌‌‌‍‌​​‍​‍‌ ‌
Prepare a financing statement that reflects the correct type of
security interest.​​​​‌ ‍ ​‍​‍‌‍ ‌ ​‍‌‍‍‌‌‍‌ ‌‍‍‌‌‍ ‍​‍​‍​ ‍‍​‍​‍‌ ​ ‌‍​‌‌‍ ‍‌‍‍‌‌ ‌​‌ ‍‌​‍ ‍‌‍‍‌‌‍ ​‍​‍​‍ ​​‍​‍‌‍‍​‌ ​‍‌‍‌‌‌‍‌‍​‍​‍​ ‍‍​‍​‍‌‍‍​‌ ‌​‌ ‌​‌ ​​‌ ​ ​ ‍‍​‍ ​‍ ‌‍ ‌‌‍​‌‌‍​ ‌‍‍ ‌‍​‌‌ ‍‌​‍ ‌‌‍‌ ‌‍ ‌‍ ‌‍‌​‌ ‌ ‌‍‍‌‌‍ ‍​‍ ‍‌ ​ ‌‍​‌‌‍ ‍‌‍‍‌‌ ‌​‌ ‍‌​‍ ‍‌ ​ ‌ ‌​‌ ‌‌‌‍‌​‌‍‍‌‌‍ ​‍ ‌ ​ ‌ ‌​‌ ‌‌‌‍‌​‌‍‍‌‌‍ ​‍ ‌‍‍‌‌‍ ‍‌ ‌​‌‍‌‌‌‍ ‍‌ ‌​​‍ ‌‍‌‌‌‍‌​‌‍‍‌‌ ‌​​‍ ‌‍ ‌‌‍ ‌‍‌​‌‍‌‌​ ‌‌ ​​‌ ​‍‌‍‌‌‌ ​ ‌‍‌‌‌‍ ‍‌ ‌​‌‍​‌‌ ‌​‌‍‍‌‌‍ ‌‍ ‍​ ‍ ‌‍‍‌‌‍‌​​ ‌​ ‍​​ ‌​​ ​​‌‍​ ​ ‌​​ ‍​​ ‌​​ ​‍​‍ ‌‌‍​‌​ ​ ‌‍​‍‌‍​‍​‍ ‌​ ‌​​ ​ ‌‍‌‌​ ‌ ​‍ ‌‌‍​‌‌‍‌‌‌‍‌‌​ ‌​​‍ ‌‌‍‌‍‌‍​‌​ ‌ ‌‍​‍​ ​‌​ ​ ​ ‌‍​ ​‌‌‍​ ​ ‍​‌‍​ ‌‍‌‌​ ‍ ‌ ‌​‌ ‍‌‌ ​​‌‍‌‌​ ‌‌ ​​‌‍ ‌ ​ ‌ ‌​​ ‍ ‌ ​​‌‍​‌‌ ‌​‌‍‍​​ ‌‌‍​ ‌‍ ‌‍ ‍‌ ‌​‌‍‌‌‌‍ ‍‌ ‌​​‍‌‌​ ‌‌‌​​‍‌‌ ‌‍‍ ‌‍‌‌‌ ‍‌​‍‌‌​ ​ ‌​‌​​‍‌‌​ ​ ‌​‌​​‍‌‌​ ​‍​ ​‍​ ​‍‌‍​ ‌‍​‍​ ​‍​ ‌‌​ ‍‌​ ‌ ​ ​​‌‍​ ‌‍‌​‌‍‌‌​ ​​​‍‌‌​ ​‍​ ​‍​‍‌‌​ ‌‌‌​‌​​‍ ‍‌‍​ ‌‍‍​‌‍‍‌‌‍ ​‌‍‌​‌ ​‍‌‍‌‌‌‍ ‍​‍‌‌​ ‌‌‌​​‍‌‌ ‌‍‍ ‌‍‌‌‌ ‍‌​‍‌‌​ ​ ‌​‌​​‍‌‌​ ​ ‌​‌​​‍‌‌​ ​‍​ ​‍​ ‌​‌‍​‍​ ‍‌‌‍‌​‌‍‌​​ ‌​‌‍‌‍​ ​‍​ ‌ ​ ‌‍​ ‍​‌‍​‍​‍‌‌​ ​‍​ ​‍​‍‌‌​ ‌‌‌​‌​​‍ ‍‌ ‌​‌‍‌‌‌ ‍​‌ ‌​​ ‌‍​‍‌‍​‌‌ ​ ‌‍‌‌‌‌‌‌‌ ​‍‌‍ ​​ ‌‌‍‍​‌ ‌​‌ ‌​‌ ​​‌ ​ ​‍‌‌​ ​ ‌​​‌​‍‌‌​ ​‍‌​‌‍​‍‌‌​ ​‍‌​‌‍‌‍ ‌‌‍​‌‌‍​ ‌‍‍ ‌‍​‌‌ ‍‌​‍ ‌‌‍‌ ‌‍ ‌‍ ‌‍‌​‌ ‌ ‌‍‍‌‌‍ ‍​‍ ‍‌ ​ ‌‍​‌‌‍ ‍‌‍‍‌‌ ‌​‌ ‍‌​‍ ‍‌ ​ ‌ ‌​‌ ‌‌‌‍‌​‌‍‍‌‌‍ ​‍‌‌​ ​‍‌​‌‍‌ ​ ‌ ‌​‌ ‌‌‌‍‌​‌‍‍‌‌‍ ​‍‌‍‌‍‍‌‌‍‌​​ ‌​ ‍​​ ‌​​ ​​‌‍​ ​ ‌​​ ‍​​ ‌​​ ​‍​‍ ‌‌‍​‌​ ​ ‌‍​‍‌‍​‍​‍ ‌​ ‌​​ ​ ‌‍‌‌​ ‌ ​‍ ‌‌‍​‌‌‍‌‌‌‍‌‌​ ‌​​‍ ‌‌‍‌‍‌‍​‌​ ‌ ‌‍​‍​ ​‌​ ​ ​ ‌‍​ ​‌‌‍​ ​ ‍​‌‍​ ‌‍‌‌​‍‌‍‌ ‌​‌ ‍‌‌ ​​‌‍‌‌​ ‌‌ ​​‌‍ ‌ ​ ‌ ‌​​‍‌‍‌ ​​‌‍​‌‌ ‌​‌‍‍​​ ‌‌‍​ ‌‍ ‌‍ ‍‌ ‌​‌‍‌‌‌‍ ‍‌ ‌​​‍‌‌​ ‌‌‌​​‍‌‌ ‌‍‍ ‌‍‌‌‌ ‍‌​‍‌‌​ ​ ‌​‌​​‍‌‌​ ​ ‌​‌​​‍‌‌​ ​‍​ ​‍​ ​‍‌‍​ ‌‍​‍​ ​‍​ ‌‌​ ‍‌​ ‌ ​ ​​‌‍​ ‌‍‌​‌‍‌‌​ ​​​‍‌‌​ ​‍​ ​‍​‍‌‌​ ‌‌‌​‌​​‍ ‍‌‍​ ‌‍‍​‌‍‍‌‌‍ ​‌‍‌​‌ ​‍‌‍‌‌‌‍ ‍​‍‌‌​ ‌‌‌​​‍‌‌ ‌‍‍ ‌‍‌‌‌ ‍‌​‍‌‌​ ​ ‌​‌​​‍‌‌​ ​ ‌​‌​​‍‌‌​ ​‍​ ​‍​ ‌​‌‍​‍​ ‍‌‌‍‌​‌‍‌​​ ‌​‌‍‌‍​ ​‍​ ‌ ​ ‌‍​ ‍​‌‍​‍​‍‌‌​ ​‍​ ​‍​‍‌‌​ ‌‌‌​‌​​‍ ‍‌ ‌​‌‍‌‌‌ ‍​‌ ‌​​‍‌‍‌ ​​‌‍‌‌‌ ​‍‌ ​ ‌ ​​‌‍‌‌‌‍​ ‌ ‌​‌‍‍‌‌ ‌‍‌‍‌‌​ ‌‌ ​​‌ ‌‌‌‍​‍‌‍ ​‌‍‍‌‌ ​ ‌‍‍​‌‍‌‌‌‍‌​​‍​‍‌ ‌
Register the interest on the personal property securities
register.​​​​‌ ‍ ​‍​‍‌‍ ‌ ​‍‌‍‍‌‌‍‌ ‌‍‍‌‌‍ ‍​‍​‍​ ‍‍​‍​‍‌ ​ ‌‍​‌‌‍ ‍‌‍‍‌‌ ‌​‌ ‍‌​‍ ‍‌‍‍‌‌‍ ​‍​‍​‍ ​​‍​‍‌‍‍​‌ ​‍‌‍‌‌‌‍‌‍​‍​‍​ ‍‍​‍​‍‌‍‍​‌ ‌​‌ ‌​‌ ​​‌ ​ ​ ‍‍​‍ ​‍ ‌‍ ‌‌‍​‌‌‍​ ‌‍‍ ‌‍​‌‌ ‍‌​‍ ‌‌‍‌ ‌‍ ‌‍ ‌‍‌​‌ ‌ ‌‍‍‌‌‍ ‍​‍ ‍‌ ​ ‌‍​‌‌‍ ‍‌‍‍‌‌ ‌​‌ ‍‌​‍ ‍‌ ​ ‌ ‌​‌ ‌‌‌‍‌​‌‍‍‌‌‍ ​‍ ‌ ​ ‌ ‌​‌ ‌‌‌‍‌​‌‍‍‌‌‍ ​‍ ‌‍‍‌‌‍ ‍‌ ‌​‌‍‌‌‌‍ ‍‌ ‌​​‍ ‌‍‌‌‌‍‌​‌‍‍‌‌ ‌​​‍ ‌‍ ‌‌‍ ‌‍‌​‌‍‌‌​ ‌‌ ​​‌ ​‍‌‍‌‌‌ ​ ‌‍‌‌‌‍ ‍‌ ‌​‌‍​‌‌ ‌​‌‍‍‌‌‍ ‌‍ ‍​ ‍ ‌‍‍‌‌‍‌​​ ‌​ ‍​​ ‌​​ ​​‌‍​ ​ ‌​​ ‍​​ ‌​​ ​‍​‍ ‌‌‍​‌​ ​ ‌‍​‍‌‍​‍​‍ ‌​ ‌​​ ​ ‌‍‌‌​ ‌ ​‍ ‌‌‍​‌‌‍‌‌‌‍‌‌​ ‌​​‍ ‌‌‍‌‍‌‍​‌​ ‌ ‌‍​‍​ ​‌​ ​ ​ ‌‍​ ​‌‌‍​ ​ ‍​‌‍​ ‌‍‌‌​ ‍ ‌ ‌​‌ ‍‌‌ ​​‌‍‌‌​ ‌‌ ​​‌‍ ‌ ​ ‌ ‌​​ ‍ ‌ ​​‌‍​‌‌ ‌​‌‍‍​​ ‌‌‍​ ‌‍ ‌‍ ‍‌ ‌​‌‍‌‌‌‍ ‍‌ ‌​​‍‌‌​ ‌‌‌​​‍‌‌ ‌‍‍ ‌‍‌‌‌ ‍‌​‍‌‌​ ​ ‌​‌​​‍‌‌​ ​ ‌​‌​​‍‌‌​ ​‍​ ​‍​ ‌ ‌‍​‌‌‍​‌​ ​​‌‍​‍​ ‌‌​ ‌‌‌‍​‍​ ‌‍‌‍‌​‌‍‌​‌‍​ ​‍‌‌​ ​‍​ ​‍​‍‌‌​ ‌‌‌​‌​​‍ ‍‌‍​ ‌‍‍​‌‍‍‌‌‍ ​‌‍‌​‌ ​‍‌‍‌‌‌‍ ‍​‍‌‌​ ‌‌‌​​‍‌‌ ‌‍‍ ‌‍‌‌‌ ‍‌​‍‌‌​ ​ ‌​‌​​‍‌‌​ ​ ‌​‌​​‍‌‌​ ​‍​ ​‍​ ‍‌‌‍​‍​ ‌​​ ‌‌​ ​​​ ‌​‌‍‌‌​ ​ ‌‍​ ​ ​‌​ ‌​‌‍‌‍​‍‌‌​ ​‍​ ​‍​‍‌‌​ ‌‌‌​‌​​‍ ‍‌ ‌​‌‍‌‌‌ ‍​‌ ‌​​ ‌‍​‍‌‍​‌‌ ​ ‌‍‌‌‌‌‌‌‌ ​‍‌‍ ​​ ‌‌‍‍​‌ ‌​‌ ‌​‌ ​​‌ ​ ​‍‌‌​ ​ ‌​​‌​‍‌‌​ ​‍‌​‌‍​‍‌‌​ ​‍‌​‌‍‌‍ ‌‌‍​‌‌‍​ ‌‍‍ ‌‍​‌‌ ‍‌​‍ ‌‌‍‌ ‌‍ ‌‍ ‌‍‌​‌ ‌ ‌‍‍‌‌‍ ‍​‍ ‍‌ ​ ‌‍​‌‌‍ ‍‌‍‍‌‌ ‌​‌ ‍‌​‍ ‍‌ ​ ‌ ‌​‌ ‌‌‌‍‌​‌‍‍‌‌‍ ​‍‌‌​ ​‍‌​‌‍‌ ​ ‌ ‌​‌ ‌‌‌‍‌​‌‍‍‌‌‍ ​‍‌‍‌‍‍‌‌‍‌​​ ‌​ ‍​​ ‌​​ ​​‌‍​ ​ ‌​​ ‍​​ ‌​​ ​‍​‍ ‌‌‍​‌​ ​ ‌‍​‍‌‍​‍​‍ ‌​ ‌​​ ​ ‌‍‌‌​ ‌ ​‍ ‌‌‍​‌‌‍‌‌‌‍‌‌​ ‌​​‍ ‌‌‍‌‍‌‍​‌​ ‌ ‌‍​‍​ ​‌​ ​ ​ ‌‍​ ​‌‌‍​ ​ ‍​‌‍​ ‌‍‌‌​‍‌‍‌ ‌​‌ ‍‌‌ ​​‌‍‌‌​ ‌‌ ​​‌‍ ‌ ​ ‌ ‌​​‍‌‍‌ ​​‌‍​‌‌ ‌​‌‍‍​​ ‌‌‍​ ‌‍ ‌‍ ‍‌ ‌​‌‍‌‌‌‍ ‍‌ ‌​​‍‌‌​ ‌‌‌​​‍‌‌ ‌‍‍ ‌‍‌‌‌ ‍‌​‍‌‌​ ​ ‌​‌​​‍‌‌​ ​ ‌​‌​​‍‌‌​ ​‍​ ​‍​ ‌ ‌‍​‌‌‍​‌​ ​​‌‍​‍​ ‌‌​ ‌‌‌‍​‍​ ‌‍‌‍‌​‌‍‌​‌‍​ ​‍‌‌​ ​‍​ ​‍​‍‌‌​ ‌‌‌​‌​​‍ ‍‌‍​ ‌‍‍​‌‍‍‌‌‍ ​‌‍‌​‌ ​‍‌‍‌‌‌‍ ‍​‍‌‌​ ‌‌‌​​‍‌‌ ‌‍‍ ‌‍‌‌‌ ‍‌​‍‌‌​ ​ ‌​‌​​‍‌‌​ ​ ‌​‌​​‍‌‌​ ​‍​ ​‍​ ‍‌‌‍​‍​ ‌​​ ‌‌​ ​​​ ‌​‌‍‌‌​ ​ ‌‍​ ​ ​‌​ ‌​‌‍‌‍​‍‌‌​ ​‍​ ​‍​‍‌‌​ ‌‌‌​‌​​‍ ‍‌ ‌​‌‍‌‌‌ ‍​‌ ‌​​‍‌‍‌ ​​‌‍‌‌‌ ​‍‌ ​ ‌ ​​‌‍‌‌‌‍​ ‌ ‌​‌‍‍‌‌ ‌‍‌‍‌‌​ ‌‌ ​​‌ ‌‌‌‍​‍‌‍ ​‌‍‍‌‌ ​ ‌‍‍​‌‍‌‌‌‍‌​​‍​‍‌ ‌
Ensure the registration is completed within the required
timeframe.​​​​‌ ‍ ​‍​‍‌‍ ‌ ​‍‌‍‍‌‌‍‌ ‌‍‍‌‌‍ ‍​‍​‍​ ‍‍​‍​‍‌ ​ ‌‍​‌‌‍ ‍‌‍‍‌‌ ‌​‌ ‍‌​‍ ‍‌‍‍‌‌‍ ​‍​‍​‍ ​​‍​‍‌‍‍​‌ ​‍‌‍‌‌‌‍‌‍​‍​‍​ ‍‍​‍​‍‌‍‍​‌ ‌​‌ ‌​‌ ​​‌ ​ ​ ‍‍​‍ ​‍ ‌‍ ‌‌‍​‌‌‍​ ‌‍‍ ‌‍​‌‌ ‍‌​‍ ‌‌‍‌ ‌‍ ‌‍ ‌‍‌​‌ ‌ ‌‍‍‌‌‍ ‍​‍ ‍‌ ​ ‌‍​‌‌‍ ‍‌‍‍‌‌ ‌​‌ ‍‌​‍ ‍‌ ​ ‌ ‌​‌ ‌‌‌‍‌​‌‍‍‌‌‍ ​‍ ‌ ​ ‌ ‌​‌ ‌‌‌‍‌​‌‍‍‌‌‍ ​‍ ‌‍‍‌‌‍ ‍‌ ‌​‌‍‌‌‌‍ ‍‌ ‌​​‍ ‌‍‌‌‌‍‌​‌‍‍‌‌ ‌​​‍ ‌‍ ‌‌‍ ‌‍‌​‌‍‌‌​ ‌‌ ​​‌ ​‍‌‍‌‌‌ ​ ‌‍‌‌‌‍ ‍‌ ‌​‌‍​‌‌ ‌​‌‍‍‌‌‍ ‌‍ ‍​ ‍ ‌‍‍‌‌‍‌​​ ‌​ ‍​​ ‌​​ ​​‌‍​ ​ ‌​​ ‍​​ ‌​​ ​‍​‍ ‌‌‍​‌​ ​ ‌‍​‍‌‍​‍​‍ ‌​ ‌​​ ​ ‌‍‌‌​ ‌ ​‍ ‌‌‍​‌‌‍‌‌‌‍‌‌​ ‌​​‍ ‌‌‍‌‍‌‍​‌​ ‌ ‌‍​‍​ ​‌​ ​ ​ ‌‍​ ​‌‌‍​ ​ ‍​‌‍​ ‌‍‌‌​ ‍ ‌ ‌​‌ ‍‌‌ ​​‌‍‌‌​ ‌‌ ​​‌‍ ‌ ​ ‌ ‌​​ ‍ ‌ ​​‌‍​‌‌ ‌​‌‍‍​​ ‌‌‍​ ‌‍ ‌‍ ‍‌ ‌​‌‍‌‌‌‍ ‍‌ ‌​​‍‌‌​ ‌‌‌​​‍‌‌ ‌‍‍ ‌‍‌‌‌ ‍‌​‍‌‌​ ​ ‌​‌​​‍‌‌​ ​ ‌​‌​​‍‌‌​ ​‍​ ​‍‌‍​‌‌‍‌‌​ ‍‌‌‍​ ‌‍​ ‌‍​‌‌‍‌‍‌‍​‍​ ‍​‌‍​‌​ ‌​‌‍​‍​‍‌‌​ ​‍​ ​‍​‍‌‌​ ‌‌‌​‌​​‍ ‍‌‍​ ‌‍‍​‌‍‍‌‌‍ ​‌‍‌​‌ ​‍‌‍‌‌‌‍ ‍​‍‌‌​ ‌‌‌​​‍‌‌ ‌‍‍ ‌‍‌‌‌ ‍‌​‍‌‌​ ​ ‌​‌​​‍‌‌​ ​ ‌​‌​​‍‌‌​ ​‍​ ​‍​ ‍​‌‍​‌​ ​​​ ‌ ‌‍‌​​ ​ ​ ​ ​ ‍‌​ ​‌‌‍​‍​ ​​​ ​‍​‍‌‌​ ​‍​ ​‍​‍‌‌​ ‌‌‌​‌​​‍ ‍‌ ‌​‌‍‌‌‌ ‍​‌ ‌​​ ‌‍​‍‌‍​‌‌ ​ ‌‍‌‌‌‌‌‌‌ ​‍‌‍ ​​ ‌‌‍‍​‌ ‌​‌ ‌​‌ ​​‌ ​ ​‍‌‌​ ​ ‌​​‌​‍‌‌​ ​‍‌​‌‍​‍‌‌​ ​‍‌​‌‍‌‍ ‌‌‍​‌‌‍​ ‌‍‍ ‌‍​‌‌ ‍‌​‍ ‌‌‍‌ ‌‍ ‌‍ ‌‍‌​‌ ‌ ‌‍‍‌‌‍ ‍​‍ ‍‌ ​ ‌‍​‌‌‍ ‍‌‍‍‌‌ ‌​‌ ‍‌​‍ ‍‌ ​ ‌ ‌​‌ ‌‌‌‍‌​‌‍‍‌‌‍ ​‍‌‌​ ​‍‌​‌‍‌ ​ ‌ ‌​‌ ‌‌‌‍‌​‌‍‍‌‌‍ ​‍‌‍‌‍‍‌‌‍‌​​ ‌​ ‍​​ ‌​​ ​​‌‍​ ​ ‌​​ ‍​​ ‌​​ ​‍​‍ ‌‌‍​‌​ ​ ‌‍​‍‌‍​‍​‍ ‌​ ‌​​ ​ ‌‍‌‌​ ‌ ​‍ ‌‌‍​‌‌‍‌‌‌‍‌‌​ ‌​​‍ ‌‌‍‌‍‌‍​‌​ ‌ ‌‍​‍​ ​‌​ ​ ​ ‌‍​ ​‌‌‍​ ​ ‍​‌‍​ ‌‍‌‌​‍‌‍‌ ‌​‌ ‍‌‌ ​​‌‍‌‌​ ‌‌ ​​‌‍ ‌ ​ ‌ ‌​​‍‌‍‌ ​​‌‍​‌‌ ‌​‌‍‍​​ ‌‌‍​ ‌‍ ‌‍ ‍‌ ‌​‌‍‌‌‌‍ ‍‌ ‌​​‍‌‌​ ‌‌‌​​‍‌‌ ‌‍‍ ‌‍‌‌‌ ‍‌​‍‌‌​ ​ ‌​‌​​‍‌‌​ ​ ‌​‌​​‍‌‌​ ​‍​ ​‍‌‍​‌‌‍‌‌​ ‍‌‌‍​ ‌‍​ ‌‍​‌‌‍‌‍‌‍​‍​ ‍​‌‍​‌​ ‌​‌‍​‍​‍‌‌​ ​‍​ ​‍​‍‌‌​ ‌‌‌​‌​​‍ ‍‌‍​ ‌‍‍​‌‍‍‌‌‍ ​‌‍‌​‌ ​‍‌‍‌‌‌‍ ‍​‍‌‌​ ‌‌‌​​‍‌‌ ‌‍‍ ‌‍‌‌‌ ‍‌​‍‌‌​ ​ ‌​‌​​‍‌‌​ ​ ‌​‌​​‍‌‌​ ​‍​ ​‍​ ‍​‌‍​‌​ ​​​ ‌ ‌‍‌​​ ​ ​ ​ ​ ‍‌​ ​‌‌‍​‍​ ​​​ ​‍​‍‌‌​ ​‍​ ​‍​‍‌‌​ ‌‌‌​‌​​‍ ‍‌ ‌​‌‍‌‌‌ ‍​‌ ‌​​‍‌‍‌ ​​‌‍‌‌‌ ​‍‌ ​ ‌ ​​‌‍‌‌‌‍​ ‌ ‌​‌‍‍‌‌ ‌‍‌‍‌‌​ ‌‌ ​​‌ ‌‌‌‍​‍‌‍ ​‌‍‍‌‌ ​ ‌‍‍​‌‍‌‌‌‍‌​​‍​‍‌ ‌
Monitor the registration to maintain accuracy and currency.​​​​‌ ‍ ​‍​‍‌‍ ‌ ​‍‌‍‍‌‌‍‌ ‌‍‍‌‌‍ ‍​‍​‍​ ‍‍​‍​‍‌ ​ ‌‍​‌‌‍ ‍‌‍‍‌‌ ‌​‌ ‍‌​‍ ‍‌‍‍‌‌‍ ​‍​‍​‍ ​​‍​‍‌‍‍​‌ ​‍‌‍‌‌‌‍‌‍​‍​‍​ ‍‍​‍​‍‌‍‍​‌ ‌​‌ ‌​‌ ​​‌ ​ ​ ‍‍​‍ ​‍ ‌‍ ‌‌‍​‌‌‍​ ‌‍‍ ‌‍​‌‌ ‍‌​‍ ‌‌‍‌ ‌‍ ‌‍ ‌‍‌​‌ ‌ ‌‍‍‌‌‍ ‍​‍ ‍‌ ​ ‌‍​‌‌‍ ‍‌‍‍‌‌ ‌​‌ ‍‌​‍ ‍‌ ​ ‌ ‌​‌ ‌‌‌‍‌​‌‍‍‌‌‍ ​‍ ‌ ​ ‌ ‌​‌ ‌‌‌‍‌​‌‍‍‌‌‍ ​‍ ‌‍‍‌‌‍ ‍‌ ‌​‌‍‌‌‌‍ ‍‌ ‌​​‍ ‌‍‌‌‌‍‌​‌‍‍‌‌ ‌​​‍ ‌‍ ‌‌‍ ‌‍‌​‌‍‌‌​ ‌‌ ​​‌ ​‍‌‍‌‌‌ ​ ‌‍‌‌‌‍ ‍‌ ‌​‌‍​‌‌ ‌​‌‍‍‌‌‍ ‌‍ ‍​ ‍ ‌‍‍‌‌‍‌​​ ‌​ ‍​​ ‌​​ ​​‌‍​ ​ ‌​​ ‍​​ ‌​​ ​‍​‍ ‌‌‍​‌​ ​ ‌‍​‍‌‍​‍​‍ ‌​ ‌​​ ​ ‌‍‌‌​ ‌ ​‍ ‌‌‍​‌‌‍‌‌‌‍‌‌​ ‌​​‍ ‌‌‍‌‍‌‍​‌​ ‌ ‌‍​‍​ ​‌​ ​ ​ ‌‍​ ​‌‌‍​ ​ ‍​‌‍​ ‌‍‌‌​ ‍ ‌ ‌​‌ ‍‌‌ ​​‌‍‌‌​ ‌‌ ​​‌‍ ‌ ​ ‌ ‌​​ ‍ ‌ ​​‌‍​‌‌ ‌​‌‍‍​​ ‌‌‍​ ‌‍ ‌‍ ‍‌ ‌​‌‍‌‌‌‍ ‍‌ ‌​​‍‌‌​ ‌‌‌​​‍‌‌ ‌‍‍ ‌‍‌‌‌ ‍‌​‍‌‌​ ​ ‌​‌​​‍‌‌​ ​ ‌​‌​​‍‌‌​ ​‍​ ​‍​ ‍‌​ ‌‌​ ‌‌‌‍‌‌​ ​‌‌‍​‌​ ‍​​ ​ ​ ​ ​ ‌‌‌‍​ ​ ‍​​‍‌‌​ ​‍​ ​‍​‍‌‌​ ‌‌‌​‌​​‍ ‍‌‍​ ‌‍‍​‌‍‍‌‌‍ ​‌‍‌​‌ ​‍‌‍‌‌‌‍ ‍​‍‌‌​ ‌‌‌​​‍‌‌ ‌‍‍ ‌‍‌‌‌ ‍‌​‍‌‌​ ​ ‌​‌​​‍‌‌​ ​ ‌​‌​​‍‌‌​ ​‍​ ​‍‌‍‌‌​ ‍‌‌‍‌​‌‍‌​​ ‍‌‌‍‌‍​ ‌‌​ ​ ​ ​‍‌‍‌‍​ ​‌​ ​ ​‍‌‌​ ​‍​ ​‍​‍‌‌​ ‌‌‌​‌​​‍ ‍‌ ‌​‌‍‌‌‌ ‍​‌ ‌​​ ‌‍​‍‌‍​‌‌ ​ ‌‍‌‌‌‌‌‌‌ ​‍‌‍ ​​ ‌‌‍‍​‌ ‌​‌ ‌​‌ ​​‌ ​ ​‍‌‌​ ​ ‌​​‌​‍‌‌​ ​‍‌​‌‍​‍‌‌​ ​‍‌​‌‍‌‍ ‌‌‍​‌‌‍​ ‌‍‍ ‌‍​‌‌ ‍‌​‍ ‌‌‍‌ ‌‍ ‌‍ ‌‍‌​‌ ‌ ‌‍‍‌‌‍ ‍​‍ ‍‌ ​ ‌‍​‌‌‍ ‍‌‍‍‌‌ ‌​‌ ‍‌​‍ ‍‌ ​ ‌ ‌​‌ ‌‌‌‍‌​‌‍‍‌‌‍ ​‍‌‌​ ​‍‌​‌‍‌ ​ ‌ ‌​‌ ‌‌‌‍‌​‌‍‍‌‌‍ ​‍‌‍‌‍‍‌‌‍‌​​ ‌​ ‍​​ ‌​​ ​​‌‍​ ​ ‌​​ ‍​​ ‌​​ ​‍​‍ ‌‌‍​‌​ ​ ‌‍​‍‌‍​‍​‍ ‌​ ‌​​ ​ ‌‍‌‌​ ‌ ​‍ ‌‌‍​‌‌‍‌‌‌‍‌‌​ ‌​​‍ ‌‌‍‌‍‌‍​‌​ ‌ ‌‍​‍​ ​‌​ ​ ​ ‌‍​ ​‌‌‍​ ​ ‍​‌‍​ ‌‍‌‌​‍‌‍‌ ‌​‌ ‍‌‌ ​​‌‍‌‌​ ‌‌ ​​‌‍ ‌ ​ ‌ ‌​​‍‌‍‌ ​​‌‍​‌‌ ‌​‌‍‍​​ ‌‌‍​ ‌‍ ‌‍ ‍‌ ‌​‌‍‌‌‌‍ ‍‌ ‌​​‍‌‌​ ‌‌‌​​‍‌‌ ‌‍‍ ‌‍‌‌‌ ‍‌​‍‌‌​ ​ ‌​‌​​‍‌‌​ ​ ‌​‌​​‍‌‌​ ​‍​ ​‍​ ‍‌​ ‌‌​ ‌‌‌‍‌‌​ ​‌‌‍​‌​ ‍​​ ​ ​ ​ ​ ‌‌‌‍​ ​ ‍​​‍‌‌​ ​‍​ ​‍​‍‌‌​ ‌‌‌​‌​​‍ ‍‌‍​ ‌‍‍​‌‍‍‌‌‍ ​‌‍‌​‌ ​‍‌‍‌‌‌‍ ‍​‍‌‌​ ‌‌‌​​‍‌‌ ‌‍‍ ‌‍‌‌‌ ‍‌​‍‌‌​ ​ ‌​‌​​‍‌‌​ ​ ‌​‌​​‍‌‌​ ​‍​ ​‍‌‍‌‌​ ‍‌‌‍‌​‌‍‌​​ ‍‌‌‍‌‍​ ‌‌​ ​ ​ ​‍‌‍‌‍​ ​‌​ ​ ​‍‌‌​ ​‍​ ​‍​‍‌‌​ ‌‌‌​‌​​‍ ‍‌ ‌​‌‍‌‌‌ ‍​‌ ‌​​‍‌‍‌ ​​‌‍‌‌‌ ​‍‌ ​ ‌ ​​‌‍‌‌‌‍​ ‌ ‌​‌‍‍‌‌ ‌‍‌‍‌‌​ ‌‌ ​​‌ ‌‌‌‍​‍‌‍ ​‌‍‍‌‌ ​ ‌‍‍​‌‍‌‌‌‍‌​​‍​‍‌ ‌
An incorrect registration may still create a security interest, but it
may not be perfected. Without perfected security interests, you lose
priority protection and may fall behind other secured creditors.​​​​‌ ‍ ​‍​‍‌‍ ‌ ​‍‌‍‍‌‌‍‌ ‌‍‍‌‌‍ ‍​‍​‍​ ‍‍​‍​‍‌ ​ ‌‍​‌‌‍ ‍‌‍‍‌‌ ‌​‌ ‍‌​‍ ‍‌‍‍‌‌‍ ​‍​‍​‍ ​​‍​‍‌‍‍​‌ ​‍‌‍‌‌‌‍‌‍​‍​‍​ ‍‍​‍​‍‌‍‍​‌ ‌​‌ ‌​‌ ​​‌ ​ ​ ‍‍​‍ ​‍ ‌‍ ‌‌‍​‌‌‍​ ‌‍‍ ‌‍​‌‌ ‍‌​‍ ‌‌‍‌ ‌‍ ‌‍ ‌‍‌​‌ ‌ ‌‍‍‌‌‍ ‍​‍ ‍‌ ​ ‌‍​‌‌‍ ‍‌‍‍‌‌ ‌​‌ ‍‌​‍ ‍‌ ​ ‌ ‌​‌ ‌‌‌‍‌​‌‍‍‌‌‍ ​‍ ‌ ​ ‌ ‌​‌ ‌‌‌‍‌​‌‍‍‌‌‍ ​‍ ‌‍‍‌‌‍ ‍‌ ‌​‌‍‌‌‌‍ ‍‌ ‌​​‍ ‌‍‌‌‌‍‌​‌‍‍‌‌ ‌​​‍ ‌‍ ‌‌‍ ‌‍‌​‌‍‌‌​ ‌‌ ​​‌ ​‍‌‍‌‌‌ ​ ‌‍‌‌‌‍ ‍‌ ‌​‌‍​‌‌ ‌​‌‍‍‌‌‍ ‌‍ ‍​ ‍ ‌‍‍‌‌‍‌​​ ‌​ ‍​​ ‌​​ ​​‌‍​ ​ ‌​​ ‍​​ ‌​​ ​‍​‍ ‌‌‍​‌​ ​ ‌‍​‍‌‍​‍​‍ ‌​ ‌​​ ​ ‌‍‌‌​ ‌ ​‍ ‌‌‍​‌‌‍‌‌‌‍‌‌​ ‌​​‍ ‌‌‍‌‍‌‍​‌​ ‌ ‌‍​‍​ ​‌​ ​ ​ ‌‍​ ​‌‌‍​ ​ ‍​‌‍​ ‌‍‌‌​ ‍ ‌ ‌​‌ ‍‌‌ ​​‌‍‌‌​ ‌‌ ​​‌‍ ‌ ​ ‌ ‌​​ ‍ ‌ ​​‌‍​‌‌ ‌​‌‍‍​​ ‌‌‍​ ‌‍ ‌‍ ‍‌ ‌​‌‍‌‌‌‍ ‍‌ ‌​​‍‌‌​ ‌‌‌​​‍‌‌ ‌‍‍ ‌‍‌‌‌ ‍‌​‍‌‌​ ​ ‌​‌​​‍‌‌​ ​ ‌​‌​​‍‌‌​ ​‍​ ​‍‌‍‌‌​ ​‍​ ‌‌‌‍​‍​ ‍​​ ​ ‌‍‌​​ ‌ ​ ‌​​ ​‌‌‍‌‌​ ‍‌​‍‌‌​ ​‍​ ​‍​‍‌‌​ ‌‌‌​‌​​‍ ‍‌‍​ ‌‍‍​‌‍‍‌‌‍ ​‌‍‌​‌ ​‍‌‍‌‌‌‍ ‍​‍‌‌​ ‌‌‌​​‍‌‌ ‌‍‍ ‌‍‌‌‌ ‍‌​‍‌‌​ ​ ‌​‌​​‍‌‌​ ​ ‌​‌​​‍‌‌​ ​‍​ ​‍​ ​ ‌‍‌‍‌‍‌​‌‍‌​​ ​​‌‍​‌‌‍‌‌​ ‌ ​ ​​​ ​​‌‍‌‍‌‍​ ​‍‌‌​ ​‍​ ​‍​‍‌‌​ ‌‌‌​‌​​‍ ‍‌ ‌​‌‍‌‌‌ ‍​‌ ‌​​ ‌‍​‍‌‍​‌‌ ​ ‌‍‌‌‌‌‌‌‌ ​‍‌‍ ​​ ‌‌‍‍​‌ ‌​‌ ‌​‌ ​​‌ ​ ​‍‌‌​ ​ ‌​​‌​‍‌‌​ ​‍‌​‌‍​‍‌‌​ ​‍‌​‌‍‌‍ ‌‌‍​‌‌‍​ ‌‍‍ ‌‍​‌‌ ‍‌​‍ ‌‌‍‌ ‌‍ ‌‍ ‌‍‌​‌ ‌ ‌‍‍‌‌‍ ‍​‍ ‍‌ ​ ‌‍​‌‌‍ ‍‌‍‍‌‌ ‌​‌ ‍‌​‍ ‍‌ ​ ‌ ‌​‌ ‌‌‌‍‌​‌‍‍‌‌‍ ​‍‌‌​ ​‍‌​‌‍‌ ​ ‌ ‌​‌ ‌‌‌‍‌​‌‍‍‌‌‍ ​‍‌‍‌‍‍‌‌‍‌​​ ‌​ ‍​​ ‌​​ ​​‌‍​ ​ ‌​​ ‍​​ ‌​​ ​‍​‍ ‌‌‍​‌​ ​ ‌‍​‍‌‍​‍​‍ ‌​ ‌​​ ​ ‌‍‌‌​ ‌ ​‍ ‌‌‍​‌‌‍‌‌‌‍‌‌​ ‌​​‍ ‌‌‍‌‍‌‍​‌​ ‌ ‌‍​‍​ ​‌​ ​ ​ ‌‍​ ​‌‌‍​ ​ ‍​‌‍​ ‌‍‌‌​‍‌‍‌ ‌​‌ ‍‌‌ ​​‌‍‌‌​ ‌‌ ​​‌‍ ‌ ​ ‌ ‌​​‍‌‍‌ ​​‌‍​‌‌ ‌​‌‍‍​​ ‌‌‍​ ‌‍ ‌‍ ‍‌ ‌​‌‍‌‌‌‍ ‍‌ ‌​​‍‌‌​ ‌‌‌​​‍‌‌ ‌‍‍ ‌‍‌‌‌ ‍‌​‍‌‌​ ​ ‌​‌​​‍‌‌​ ​ ‌​‌​​‍‌‌​ ​‍​ ​‍‌‍‌‌​ ​‍​ ‌‌‌‍​‍​ ‍​​ ​ ‌‍‌​​ ‌ ​ ‌​​ ​‌‌‍‌‌​ ‍‌​‍‌‌​ ​‍​ ​‍​‍‌‌​ ‌‌‌​‌​​‍ ‍‌‍​ ‌‍‍​‌‍‍‌‌‍ ​‌‍‌​‌ ​‍‌‍‌‌‌‍ ‍​‍‌‌​ ‌‌‌​​‍‌‌ ‌‍‍ ‌‍‌‌‌ ‍‌​‍‌‌​ ​ ‌​‌​​‍‌‌​ ​ ‌​‌​​‍‌‌​ ​‍​ ​‍​ ​ ‌‍‌‍‌‍‌​‌‍‌​​ ​​‌‍​‌‌‍‌‌​ ‌ ​ ​​​ ​​‌‍‌‍‌‍​ ​‍‌‌​ ​‍​ ​‍​‍‌‌​ ‌‌‌​‌​​‍ ‍‌ ‌​‌‍‌‌‌ ‍​‌ ‌​​‍‌‍‌ ​​‌‍‌‌‌ ​‍‌ ​ ‌ ​​‌‍‌‌‌‍​ ‌ ‌​‌‍‍‌‌ ‌‍‌‍‌‌​ ‌‌ ​​‌ ‌‌‌‍​‍‌‍ ​‌‍‍‌‌ ​ ‌‍‍​‌‍‌‌‌‍‌​​‍​‍‌ ‌
The timing rules you cannot afford to
miss​​​​‌ ‍ ​‍​‍‌‍ ‌ ​‍‌‍‍‌‌‍‌ ‌‍‍‌‌‍ ‍​‍​‍​ ‍‍​‍​‍‌ ​ ‌‍​‌‌‍ ‍‌‍‍‌‌ ‌​‌ ‍‌​‍ ‍‌‍‍‌‌‍ ​‍​‍​‍ ​​‍​‍‌‍‍​‌ ​‍‌‍‌‌‌‍‌‍​‍​‍​ ‍‍​‍​‍‌‍‍​‌ ‌​‌ ‌​‌ ​​‌ ​ ​ ‍‍​‍ ​‍ ‌‍ ‌‌‍​‌‌‍​ ‌‍‍ ‌‍​‌‌ ‍‌​‍ ‌‌‍‌ ‌‍ ‌‍ ‌‍‌​‌ ‌ ‌‍‍‌‌‍ ‍​‍ ‍‌ ​ ‌‍​‌‌‍ ‍‌‍‍‌‌ ‌​‌ ‍‌​‍ ‍‌ ​ ‌ ‌​‌ ‌‌‌‍‌​‌‍‍‌‌‍ ​‍ ‌ ​ ‌ ‌​‌ ‌‌‌‍‌​‌‍‍‌‌‍ ​‍ ‌‍‍‌‌‍ ‍‌ ‌​‌‍‌‌‌‍ ‍‌ ‌​​‍ ‌‍‌‌‌‍‌​‌‍‍‌‌ ‌​​‍ ‌‍ ‌‌‍ ‌‍‌​‌‍‌‌​ ‌‌ ​​‌ ​‍‌‍‌‌‌ ​ ‌‍‌‌‌‍ ‍‌ ‌​‌‍​‌‌ ‌​‌‍‍‌‌‍ ‌‍ ‍​ ‍ ‌‍‍‌‌‍‌​​ ‌​ ‍​​ ‌​​ ​​‌‍​ ​ ‌​​ ‍​​ ‌​​ ​‍​‍ ‌‌‍​‌​ ​ ‌‍​‍‌‍​‍​‍ ‌​ ‌​​ ​ ‌‍‌‌​ ‌ ​‍ ‌‌‍​‌‌‍‌‌‌‍‌‌​ ‌​​‍ ‌‌‍‌‍‌‍​‌​ ‌ ‌‍​‍​ ​‌​ ​ ​ ‌‍​ ​‌‌‍​ ​ ‍​‌‍​ ‌‍‌‌​ ‍ ‌ ‌​‌ ‍‌‌ ​​‌‍‌‌​ ‌‌ ​​‌‍ ‌ ​ ‌ ‌​​ ‍ ‌ ​​‌‍​‌‌ ‌​‌‍‍​​ ‌‌‍​ ‌‍ ‌‍ ‍‌ ‌​‌‍‌‌‌‍ ‍‌ ‌​​‍‌‌​ ‌‌‌​​‍‌‌ ‌‍‍ ‌‍‌‌‌ ‍‌​‍‌‌​ ​ ‌​‌​​‍‌‌​ ​ ‌​‌​​‍‌‌​ ​‍​ ​‍​ ‍‌​ ‌‌​ ​‌​ ‌ ​ ​‌​ ​‍​ ​​​ ​‍‌‍‌​​ ‌​‌‍‌‌‌‍​‌​‍‌‌​ ​‍​ ​‍​‍‌‌​ ‌‌‌​‌​​‍ ‍‌‍​ ‌‍‍​‌‍‍‌‌‍ ​‌‍‌​‌ ​‍‌‍‌‌‌‍ ‍​‍‌‌​ ‌‌‌​​‍‌‌ ‌‍‍ ‌‍‌‌‌ ‍‌​‍‌‌​ ​ ‌​‌​​‍‌‌​ ​ ‌​‌​​‍‌‌​ ​‍​ ​‍​ ‍‌​ ​‍​ ​‌​ ​‌‌‍​‌‌‍​‌‌‍​ ​ ‌​​ ‌‌​ ‌ ‌‍​ ‌‍​ ​‍‌‌​ ​‍​ ​‍​‍‌‌​ ‌‌‌​‌​​‍ ‍‌ ‌​‌‍‌‌‌ ‍​‌ ‌​​ ‌‍​‍‌‍​‌‌ ​ ‌‍‌‌‌‌‌‌‌ ​‍‌‍ ​​ ‌‌‍‍​‌ ‌​‌ ‌​‌ ​​‌ ​ ​‍‌‌​ ​ ‌​​‌​‍‌‌​ ​‍‌​‌‍​‍‌‌​ ​‍‌​‌‍‌‍ ‌‌‍​‌‌‍​ ‌‍‍ ‌‍​‌‌ ‍‌​‍ ‌‌‍‌ ‌‍ ‌‍ ‌‍‌​‌ ‌ ‌‍‍‌‌‍ ‍​‍ ‍‌ ​ ‌‍​‌‌‍ ‍‌‍‍‌‌ ‌​‌ ‍‌​‍ ‍‌ ​ ‌ ‌​‌ ‌‌‌‍‌​‌‍‍‌‌‍ ​‍‌‌​ ​‍‌​‌‍‌ ​ ‌ ‌​‌ ‌‌‌‍‌​‌‍‍‌‌‍ ​‍‌‍‌‍‍‌‌‍‌​​ ‌​ ‍​​ ‌​​ ​​‌‍​ ​ ‌​​ ‍​​ ‌​​ ​‍​‍ ‌‌‍​‌​ ​ ‌‍​‍‌‍​‍​‍ ‌​ ‌​​ ​ ‌‍‌‌​ ‌ ​‍ ‌‌‍​‌‌‍‌‌‌‍‌‌​ ‌​​‍ ‌‌‍‌‍‌‍​‌​ ‌ ‌‍​‍​ ​‌​ ​ ​ ‌‍​ ​‌‌‍​ ​ ‍​‌‍​ ‌‍‌‌​‍‌‍‌ ‌​‌ ‍‌‌ ​​‌‍‌‌​ ‌‌ ​​‌‍ ‌ ​ ‌ ‌​​‍‌‍‌ ​​‌‍​‌‌ ‌​‌‍‍​​ ‌‌‍​ ‌‍ ‌‍ ‍‌ ‌​‌‍‌‌‌‍ ‍‌ ‌​​‍‌‌​ ‌‌‌​​‍‌‌ ‌‍‍ ‌‍‌‌‌ ‍‌​‍‌‌​ ​ ‌​‌​​‍‌‌​ ​ ‌​‌​​‍‌‌​ ​‍​ ​‍​ ‍‌​ ‌‌​ ​‌​ ‌ ​ ​‌​ ​‍​ ​​​ ​‍‌‍‌​​ ‌​‌‍‌‌‌‍​‌​‍‌‌​ ​‍​ ​‍​‍‌‌​ ‌‌‌​‌​​‍ ‍‌‍​ ‌‍‍​‌‍‍‌‌‍ ​‌‍‌​‌ ​‍‌‍‌‌‌‍ ‍​‍‌‌​ ‌‌‌​​‍‌‌ ‌‍‍ ‌‍‌‌‌ ‍‌​‍‌‌​ ​ ‌​‌​​‍‌‌​ ​ ‌​‌​​‍‌‌​ ​‍​ ​‍​ ‍‌​ ​‍​ ​‌​ ​‌‌‍​‌‌‍​‌‌‍​ ​ ‌​​ ‌‌​ ‌ ‌‍​ ‌‍​ ​‍‌‌​ ​‍​ ​‍​‍‌‌​ ‌‌‌​‌​​‍ ‍‌ ‌​‌‍‌‌‌ ‍​‌ ‌​​‍‌‍‌ ​​‌‍‌‌‌ ​‍‌ ​ ‌ ​​‌‍‌‌‌‍​ ‌ ‌​‌‍‍‌‌ ‌‍‌‍‌‌​ ‌‌ ​​‌ ‌‌‌‍​‍‌‍ ​‌‍‍‌‌ ​ ‌‍‍​‌‍‌‌‌‍‌​​‍​‍‌ ‌
Timing is critical for a PMSI.​​​​‌ ‍ ​‍​‍‌‍ ‌ ​‍‌‍‍‌‌‍‌ ‌‍‍‌‌‍ ‍​‍​‍​ ‍‍​‍​‍‌ ​ ‌‍​‌‌‍ ‍‌‍‍‌‌ ‌​‌ ‍‌​‍ ‍‌‍‍‌‌‍ ​‍​‍​‍ ​​‍​‍‌‍‍​‌ ​‍‌‍‌‌‌‍‌‍​‍​‍​ ‍‍​‍​‍‌‍‍​‌ ‌​‌ ‌​‌ ​​‌ ​ ​ ‍‍​‍ ​‍ ‌‍ ‌‌‍​‌‌‍​ ‌‍‍ ‌‍​‌‌ ‍‌​‍ ‌‌‍‌ ‌‍ ‌‍ ‌‍‌​‌ ‌ ‌‍‍‌‌‍ ‍​‍ ‍‌ ​ ‌‍​‌‌‍ ‍‌‍‍‌‌ ‌​‌ ‍‌​‍ ‍‌ ​ ‌ ‌​‌ ‌‌‌‍‌​‌‍‍‌‌‍ ​‍ ‌ ​ ‌ ‌​‌ ‌‌‌‍‌​‌‍‍‌‌‍ ​‍ ‌‍‍‌‌‍ ‍‌ ‌​‌‍‌‌‌‍ ‍‌ ‌​​‍ ‌‍‌‌‌‍‌​‌‍‍‌‌ ‌​​‍ ‌‍ ‌‌‍ ‌‍‌​‌‍‌‌​ ‌‌ ​​‌ ​‍‌‍‌‌‌ ​ ‌‍‌‌‌‍ ‍‌ ‌​‌‍​‌‌ ‌​‌‍‍‌‌‍ ‌‍ ‍​ ‍ ‌‍‍‌‌‍‌​​ ‌​ ‍​​ ‌​​ ​​‌‍​ ​ ‌​​ ‍​​ ‌​​ ​‍​‍ ‌‌‍​‌​ ​ ‌‍​‍‌‍​‍​‍ ‌​ ‌​​ ​ ‌‍‌‌​ ‌ ​‍ ‌‌‍​‌‌‍‌‌‌‍‌‌​ ‌​​‍ ‌‌‍‌‍‌‍​‌​ ‌ ‌‍​‍​ ​‌​ ​ ​ ‌‍​ ​‌‌‍​ ​ ‍​‌‍​ ‌‍‌‌​ ‍ ‌ ‌​‌ ‍‌‌ ​​‌‍‌‌​ ‌‌ ​​‌‍ ‌ ​ ‌ ‌​​ ‍ ‌ ​​‌‍​‌‌ ‌​‌‍‍​​ ‌‌‍​ ‌‍ ‌‍ ‍‌ ‌​‌‍‌‌‌‍ ‍‌ ‌​​‍‌‌​ ‌‌‌​​‍‌‌ ‌‍‍ ‌‍‌‌‌ ‍‌​‍‌‌​ ​ ‌​‌​​‍‌‌​ ​ ‌​‌​​‍‌‌​ ​‍​ ​‍‌‍​ ‌‍‌​​ ‌​‌‍​ ​ ‌​​ ‍‌‌‍​‌‌‍​‌‌‍‌‍​ ‌‌​ ​‍​ ‌ ​‍‌‌​ ​‍​ ​‍​‍‌‌​ ‌‌‌​‌​​‍ ‍‌‍​ ‌‍‍​‌‍‍‌‌‍ ​‌‍‌​‌ ​‍‌‍‌‌‌‍ ‍​‍‌‌​ ‌‌‌​​‍‌‌ ‌‍‍ ‌‍‌‌‌ ‍‌​‍‌‌​ ​ ‌​‌​​‍‌‌​ ​ ‌​‌​​‍‌‌​ ​‍​ ​‍​ ​​‌‍‌‌‌‍‌‌​ ​ ​ ‍​​ ‌ ​ ​​​ ‌​​ ‍​‌‍​‌‌‍‌‌‌‍​‌​‍‌‌​ ​‍​ ​‍​‍‌‌​ ‌‌‌​‌​​‍ ‍‌ ‌​‌‍‌‌‌ ‍​‌ ‌​​ ‌‍​‍‌‍​‌‌ ​ ‌‍‌‌‌‌‌‌‌ ​‍‌‍ ​​ ‌‌‍‍​‌ ‌​‌ ‌​‌ ​​‌ ​ ​‍‌‌​ ​ ‌​​‌​‍‌‌​ ​‍‌​‌‍​‍‌‌​ ​‍‌​‌‍‌‍ ‌‌‍​‌‌‍​ ‌‍‍ ‌‍​‌‌ ‍‌​‍ ‌‌‍‌ ‌‍ ‌‍ ‌‍‌​‌ ‌ ‌‍‍‌‌‍ ‍​‍ ‍‌ ​ ‌‍​‌‌‍ ‍‌‍‍‌‌ ‌​‌ ‍‌​‍ ‍‌ ​ ‌ ‌​‌ ‌‌‌‍‌​‌‍‍‌‌‍ ​‍‌‌​ ​‍‌​‌‍‌ ​ ‌ ‌​‌ ‌‌‌‍‌​‌‍‍‌‌‍ ​‍‌‍‌‍‍‌‌‍‌​​ ‌​ ‍​​ ‌​​ ​​‌‍​ ​ ‌​​ ‍​​ ‌​​ ​‍​‍ ‌‌‍​‌​ ​ ‌‍​‍‌‍​‍​‍ ‌​ ‌​​ ​ ‌‍‌‌​ ‌ ​‍ ‌‌‍​‌‌‍‌‌‌‍‌‌​ ‌​​‍ ‌‌‍‌‍‌‍​‌​ ‌ ‌‍​‍​ ​‌​ ​ ​ ‌‍​ ​‌‌‍​ ​ ‍​‌‍​ ‌‍‌‌​‍‌‍‌ ‌​‌ ‍‌‌ ​​‌‍‌‌​ ‌‌ ​​‌‍ ‌ ​ ‌ ‌​​‍‌‍‌ ​​‌‍​‌‌ ‌​‌‍‍​​ ‌‌‍​ ‌‍ ‌‍ ‍‌ ‌​‌‍‌‌‌‍ ‍‌ ‌​​‍‌‌​ ‌‌‌​​‍‌‌ ‌‍‍ ‌‍‌‌‌ ‍‌​‍‌‌​ ​ ‌​‌​​‍‌‌​ ​ ‌​‌​​‍‌‌​ ​‍​ ​‍‌‍​ ‌‍‌​​ ‌​‌‍​ ​ ‌​​ ‍‌‌‍​‌‌‍​‌‌‍‌‍​ ‌‌​ ​‍​ ‌ ​‍‌‌​ ​‍​ ​‍​‍‌‌​ ‌‌‌​‌​​‍ ‍‌‍​ ‌‍‍​‌‍‍‌‌‍ ​‌‍‌​‌ ​‍‌‍‌‌‌‍ ‍​‍‌‌​ ‌‌‌​​‍‌‌ ‌‍‍ ‌‍‌‌‌ ‍‌​‍‌‌​ ​ ‌​‌​​‍‌‌​ ​ ‌​‌​​‍‌‌​ ​‍​ ​‍​ ​​‌‍‌‌‌‍‌‌​ ​ ​ ‍​​ ‌ ​ ​​​ ‌​​ ‍​‌‍​‌‌‍‌‌‌‍​‌​‍‌‌​ ​‍​ ​‍​‍‌‌​ ‌‌‌​‌​​‍ ‍‌ ‌​‌‍‌‌‌ ‍​‌ ‌​​‍‌‍‌ ​​‌‍‌‌‌ ​‍‌ ​ ‌ ​​‌‍‌‌‌‍​ ‌ ‌​‌‍‍‌‌ ‌‍‌‍‌‌​ ‌‌ ​​‌ ‌‌‌‍​‍‌‍ ​‌‍‍‌‌ ​ ‌‍‍​‌‍‌‌‌‍‌​​‍​‍‌ ‌
For inventory, you must register before you take possession of the
inventory or before the grantor takes possession of the collateral.​​​​‌ ‍ ​‍​‍‌‍ ‌ ​‍‌‍‍‌‌‍‌ ‌‍‍‌‌‍ ‍​‍​‍​ ‍‍​‍​‍‌ ​ ‌‍​‌‌‍ ‍‌‍‍‌‌ ‌​‌ ‍‌​‍ ‍‌‍‍‌‌‍ ​‍​‍​‍ ​​‍​‍‌‍‍​‌ ​‍‌‍‌‌‌‍‌‍​‍​‍​ ‍‍​‍​‍‌‍‍​‌ ‌​‌ ‌​‌ ​​‌ ​ ​ ‍‍​‍ ​‍ ‌‍ ‌‌‍​‌‌‍​ ‌‍‍ ‌‍​‌‌ ‍‌​‍ ‌‌‍‌ ‌‍ ‌‍ ‌‍‌​‌ ‌ ‌‍‍‌‌‍ ‍​‍ ‍‌ ​ ‌‍​‌‌‍ ‍‌‍‍‌‌ ‌​‌ ‍‌​‍ ‍‌ ​ ‌ ‌​‌ ‌‌‌‍‌​‌‍‍‌‌‍ ​‍ ‌ ​ ‌ ‌​‌ ‌‌‌‍‌​‌‍‍‌‌‍ ​‍ ‌‍‍‌‌‍ ‍‌ ‌​‌‍‌‌‌‍ ‍‌ ‌​​‍ ‌‍‌‌‌‍‌​‌‍‍‌‌ ‌​​‍ ‌‍ ‌‌‍ ‌‍‌​‌‍‌‌​ ‌‌ ​​‌ ​‍‌‍‌‌‌ ​ ‌‍‌‌‌‍ ‍‌ ‌​‌‍​‌‌ ‌​‌‍‍‌‌‍ ‌‍ ‍​ ‍ ‌‍‍‌‌‍‌​​ ‌​ ‍​​ ‌​​ ​​‌‍​ ​ ‌​​ ‍​​ ‌​​ ​‍​‍ ‌‌‍​‌​ ​ ‌‍​‍‌‍​‍​‍ ‌​ ‌​​ ​ ‌‍‌‌​ ‌ ​‍ ‌‌‍​‌‌‍‌‌‌‍‌‌​ ‌​​‍ ‌‌‍‌‍‌‍​‌​ ‌ ‌‍​‍​ ​‌​ ​ ​ ‌‍​ ​‌‌‍​ ​ ‍​‌‍​ ‌‍‌‌​ ‍ ‌ ‌​‌ ‍‌‌ ​​‌‍‌‌​ ‌‌ ​​‌‍ ‌ ​ ‌ ‌​​ ‍ ‌ ​​‌‍​‌‌ ‌​‌‍‍​​ ‌‌‍​ ‌‍ ‌‍ ‍‌ ‌​‌‍‌‌‌‍ ‍‌ ‌​​‍‌‌​ ‌‌‌​​‍‌‌ ‌‍‍ ‌‍‌‌‌ ‍‌​‍‌‌​ ​ ‌​‌​​‍‌‌​ ​ ‌​‌​​‍‌‌​ ​‍​ ​‍‌‍​‌​ ‌​‌‍‌​​ ‌ ​ ‍​‌‍‌‌​ ‌​​ ‍​​ ‌ ‌‍​‌​ ​ ‌‍​‌​‍‌‌​ ​‍​ ​‍​‍‌‌​ ‌‌‌​‌​​‍ ‍‌‍​ ‌‍‍​‌‍‍‌‌‍ ​‌‍‌​‌ ​‍‌‍‌‌‌‍ ‍​‍‌‌​ ‌‌‌​​‍‌‌ ‌‍‍ ‌‍‌‌‌ ‍‌​‍‌‌​ ​ ‌​‌​​‍‌‌​ ​ ‌​‌​​‍‌‌​ ​‍​ ​‍‌‍‌‌‌‍​‍​ ​ ​ ‍‌​ ‍​​ ‌‍​ ‌​​ ‍‌​ ‍‌‌‍​‍​ ‍‌​ ‌​​‍‌‌​ ​‍​ ​‍​‍‌‌​ ‌‌‌​‌​​‍ ‍‌ ‌​‌‍‌‌‌ ‍​‌ ‌​​ ‌‍​‍‌‍​‌‌ ​ ‌‍‌‌‌‌‌‌‌ ​‍‌‍ ​​ ‌‌‍‍​‌ ‌​‌ ‌​‌ ​​‌ ​ ​‍‌‌​ ​ ‌​​‌​‍‌‌​ ​‍‌​‌‍​‍‌‌​ ​‍‌​‌‍‌‍ ‌‌‍​‌‌‍​ ‌‍‍ ‌‍​‌‌ ‍‌​‍ ‌‌‍‌ ‌‍ ‌‍ ‌‍‌​‌ ‌ ‌‍‍‌‌‍ ‍​‍ ‍‌ ​ ‌‍​‌‌‍ ‍‌‍‍‌‌ ‌​‌ ‍‌​‍ ‍‌ ​ ‌ ‌​‌ ‌‌‌‍‌​‌‍‍‌‌‍ ​‍‌‌​ ​‍‌​‌‍‌ ​ ‌ ‌​‌ ‌‌‌‍‌​‌‍‍‌‌‍ ​‍‌‍‌‍‍‌‌‍‌​​ ‌​ ‍​​ ‌​​ ​​‌‍​ ​ ‌​​ ‍​​ ‌​​ ​‍​‍ ‌‌‍​‌​ ​ ‌‍​‍‌‍​‍​‍ ‌​ ‌​​ ​ ‌‍‌‌​ ‌ ​‍ ‌‌‍​‌‌‍‌‌‌‍‌‌​ ‌​​‍ ‌‌‍‌‍‌‍​‌​ ‌ ‌‍​‍​ ​‌​ ​ ​ ‌‍​ ​‌‌‍​ ​ ‍​‌‍​ ‌‍‌‌​‍‌‍‌ ‌​‌ ‍‌‌ ​​‌‍‌‌​ ‌‌ ​​‌‍ ‌ ​ ‌ ‌​​‍‌‍‌ ​​‌‍​‌‌ ‌​‌‍‍​​ ‌‌‍​ ‌‍ ‌‍ ‍‌ ‌​‌‍‌‌‌‍ ‍‌ ‌​​‍‌‌​ ‌‌‌​​‍‌‌ ‌‍‍ ‌‍‌‌‌ ‍‌​‍‌‌​ ​ ‌​‌​​‍‌‌​ ​ ‌​‌​​‍‌‌​ ​‍​ ​‍‌‍​‌​ ‌​‌‍‌​​ ‌ ​ ‍​‌‍‌‌​ ‌​​ ‍​​ ‌ ‌‍​‌​ ​ ‌‍​‌​‍‌‌​ ​‍​ ​‍​‍‌‌​ ‌‌‌​‌​​‍ ‍‌‍​ ‌‍‍​‌‍‍‌‌‍ ​‌‍‌​‌ ​‍‌‍‌‌‌‍ ‍​‍‌‌​ ‌‌‌​​‍‌‌ ‌‍‍ ‌‍‌‌‌ ‍‌​‍‌‌​ ​ ‌​‌​​‍‌‌​ ​ ‌​‌​​‍‌‌​ ​‍​ ​‍‌‍‌‌‌‍​‍​ ​ ​ ‍‌​ ‍​​ ‌‍​ ‌​​ ‍‌​ ‍‌‌‍​‍​ ‍‌​ ‌​​‍‌‌​ ​‍​ ​‍​‍‌‌​ ‌‌‌​‌​​‍ ‍‌ ‌​‌‍‌‌‌ ‍​‌ ‌​​‍‌‍‌ ​​‌‍‌‌‌ ​‍‌ ​ ‌ ​​‌‍‌‌‌‍​ ‌ ‌​‌‍‍‌‌ ‌‍‌‍‌‌​ ‌‌ ​​‌ ‌‌‌‍​‍‌‍ ​‌‍‍‌‌ ​ ‌‍‍​‌‍‌‌‌‍‌​​‍​‍‌ ‌
For non-inventory assets, you must register within 15 business days
of the grantor taking possession of the collateral.​​​​‌ ‍ ​‍​‍‌‍ ‌ ​‍‌‍‍‌‌‍‌ ‌‍‍‌‌‍ ‍​‍​‍​ ‍‍​‍​‍‌ ​ ‌‍​‌‌‍ ‍‌‍‍‌‌ ‌​‌ ‍‌​‍ ‍‌‍‍‌‌‍ ​‍​‍​‍ ​​‍​‍‌‍‍​‌ ​‍‌‍‌‌‌‍‌‍​‍​‍​ ‍‍​‍​‍‌‍‍​‌ ‌​‌ ‌​‌ ​​‌ ​ ​ ‍‍​‍ ​‍ ‌‍ ‌‌‍​‌‌‍​ ‌‍‍ ‌‍​‌‌ ‍‌​‍ ‌‌‍‌ ‌‍ ‌‍ ‌‍‌​‌ ‌ ‌‍‍‌‌‍ ‍​‍ ‍‌ ​ ‌‍​‌‌‍ ‍‌‍‍‌‌ ‌​‌ ‍‌​‍ ‍‌ ​ ‌ ‌​‌ ‌‌‌‍‌​‌‍‍‌‌‍ ​‍ ‌ ​ ‌ ‌​‌ ‌‌‌‍‌​‌‍‍‌‌‍ ​‍ ‌‍‍‌‌‍ ‍‌ ‌​‌‍‌‌‌‍ ‍‌ ‌​​‍ ‌‍‌‌‌‍‌​‌‍‍‌‌ ‌​​‍ ‌‍ ‌‌‍ ‌‍‌​‌‍‌‌​ ‌‌ ​​‌ ​‍‌‍‌‌‌ ​ ‌‍‌‌‌‍ ‍‌ ‌​‌‍​‌‌ ‌​‌‍‍‌‌‍ ‌‍ ‍​ ‍ ‌‍‍‌‌‍‌​​ ‌​ ‍​​ ‌​​ ​​‌‍​ ​ ‌​​ ‍​​ ‌​​ ​‍​‍ ‌‌‍​‌​ ​ ‌‍​‍‌‍​‍​‍ ‌​ ‌​​ ​ ‌‍‌‌​ ‌ ​‍ ‌‌‍​‌‌‍‌‌‌‍‌‌​ ‌​​‍ ‌‌‍‌‍‌‍​‌​ ‌ ‌‍​‍​ ​‌​ ​ ​ ‌‍​ ​‌‌‍​ ​ ‍​‌‍​ ‌‍‌‌​ ‍ ‌ ‌​‌ ‍‌‌ ​​‌‍‌‌​ ‌‌ ​​‌‍ ‌ ​ ‌ ‌​​ ‍ ‌ ​​‌‍​‌‌ ‌​‌‍‍​​ ‌‌‍​ ‌‍ ‌‍ ‍‌ ‌​‌‍‌‌‌‍ ‍‌ ‌​​‍‌‌​ ‌‌‌​​‍‌‌ ‌‍‍ ‌‍‌‌‌ ‍‌​‍‌‌​ ​ ‌​‌​​‍‌‌​ ​ ‌​‌​​‍‌‌​ ​‍​ ​‍‌‍‌‌​ ‌‍​ ‌​‌‍​ ​ ‌‍‌‍​‍​ ​‌‌‍‌‌‌‍​ ​ ‌ ​ ‌‍​ ​‍​‍‌‌​ ​‍​ ​‍​‍‌‌​ ‌‌‌​‌​​‍ ‍‌‍​ ‌‍‍​‌‍‍‌‌‍ ​‌‍‌​‌ ​‍‌‍‌‌‌‍ ‍​‍‌‌​ ‌‌‌​​‍‌‌ ‌‍‍ ‌‍‌‌‌ ‍‌​‍‌‌​ ​ ‌​‌​​‍‌‌​ ​ ‌​‌​​‍‌‌​ ​‍​ ​‍​ ‌‌‌‍‌‍‌‍‌‍​ ​​​ ‌​‌‍​ ​ ​ ​ ​‍​ ​ ​ ‌​​ ‌​‌‍​ ​‍‌‌​ ​‍​ ​‍​‍‌‌​ ‌‌‌​‌​​‍ ‍‌ ‌​‌‍‌‌‌ ‍​‌ ‌​​ ‌‍​‍‌‍​‌‌ ​ ‌‍‌‌‌‌‌‌‌ ​‍‌‍ ​​ ‌‌‍‍​‌ ‌​‌ ‌​‌ ​​‌ ​ ​‍‌‌​ ​ ‌​​‌​‍‌‌​ ​‍‌​‌‍​‍‌‌​ ​‍‌​‌‍‌‍ ‌‌‍​‌‌‍​ ‌‍‍ ‌‍​‌‌ ‍‌​‍ ‌‌‍‌ ‌‍ ‌‍ ‌‍‌​‌ ‌ ‌‍‍‌‌‍ ‍​‍ ‍‌ ​ ‌‍​‌‌‍ ‍‌‍‍‌‌ ‌​‌ ‍‌​‍ ‍‌ ​ ‌ ‌​‌ ‌‌‌‍‌​‌‍‍‌‌‍ ​‍‌‌​ ​‍‌​‌‍‌ ​ ‌ ‌​‌ ‌‌‌‍‌​‌‍‍‌‌‍ ​‍‌‍‌‍‍‌‌‍‌​​ ‌​ ‍​​ ‌​​ ​​‌‍​ ​ ‌​​ ‍​​ ‌​​ ​‍​‍ ‌‌‍​‌​ ​ ‌‍​‍‌‍​‍​‍ ‌​ ‌​​ ​ ‌‍‌‌​ ‌ ​‍ ‌‌‍​‌‌‍‌‌‌‍‌‌​ ‌​​‍ ‌‌‍‌‍‌‍​‌​ ‌ ‌‍​‍​ ​‌​ ​ ​ ‌‍​ ​‌‌‍​ ​ ‍​‌‍​ ‌‍‌‌​‍‌‍‌ ‌​‌ ‍‌‌ ​​‌‍‌‌​ ‌‌ ​​‌‍ ‌ ​ ‌ ‌​​‍‌‍‌ ​​‌‍​‌‌ ‌​‌‍‍​​ ‌‌‍​ ‌‍ ‌‍ ‍‌ ‌​‌‍‌‌‌‍ ‍‌ ‌​​‍‌‌​ ‌‌‌​​‍‌‌ ‌‍‍ ‌‍‌‌‌ ‍‌​‍‌‌​ ​ ‌​‌​​‍‌‌​ ​ ‌​‌​​‍‌‌​ ​‍​ ​‍‌‍‌‌​ ‌‍​ ‌​‌‍​ ​ ‌‍‌‍​‍​ ​‌‌‍‌‌‌‍​ ​ ‌ ​ ‌‍​ ​‍​‍‌‌​ ​‍​ ​‍​‍‌‌​ ‌‌‌​‌​​‍ ‍‌‍​ ‌‍‍​‌‍‍‌‌‍ ​‌‍‌​‌ ​‍‌‍‌‌‌‍ ‍​‍‌‌​ ‌‌‌​​‍‌‌ ‌‍‍ ‌‍‌‌‌ ‍‌​‍‌‌​ ​ ‌​‌​​‍‌‌​ ​ ‌​‌​​‍‌‌​ ​‍​ ​‍​ ‌‌‌‍‌‍‌‍‌‍​ ​​​ ‌​‌‍​ ​ ​ ​ ​‍​ ​ ​ ‌​​ ‌​‌‍​ ​‍‌‌​ ​‍​ ​‍​‍‌‌​ ‌‌‌​‌​​‍ ‍‌ ‌​‌‍‌‌‌ ‍​‌ ‌​​‍‌‍‌ ​​‌‍‌‌‌ ​‍‌ ​ ‌ ​​‌‍‌‌‌‍​ ‌ ‌​‌‍‍‌‌ ‌‍‌‍‌‌​ ‌‌ ​​‌ ‌‌‌‍​‍‌‍ ​‌‍‍‌‌ ​ ‌‍‍​‌‍‌‌‌‍‌​​‍​‍‌ ‌
If you miss these deadlines, your PMSI still exists. However, it will
not qualify for super priority. That means you revert to the standard
first-in-time rule and may lose your position against earlier secured
parties.​​​​‌ ‍ ​‍​‍‌‍ ‌ ​‍‌‍‍‌‌‍‌ ‌‍‍‌‌‍ ‍​‍​‍​ ‍‍​‍​‍‌ ​ ‌‍​‌‌‍ ‍‌‍‍‌‌ ‌​‌ ‍‌​‍ ‍‌‍‍‌‌‍ ​‍​‍​‍ ​​‍​‍‌‍‍​‌ ​‍‌‍‌‌‌‍‌‍​‍​‍​ ‍‍​‍​‍‌‍‍​‌ ‌​‌ ‌​‌ ​​‌ ​ ​ ‍‍​‍ ​‍ ‌‍ ‌‌‍​‌‌‍​ ‌‍‍ ‌‍​‌‌ ‍‌​‍ ‌‌‍‌ ‌‍ ‌‍ ‌‍‌​‌ ‌ ‌‍‍‌‌‍ ‍​‍ ‍‌ ​ ‌‍​‌‌‍ ‍‌‍‍‌‌ ‌​‌ ‍‌​‍ ‍‌ ​ ‌ ‌​‌ ‌‌‌‍‌​‌‍‍‌‌‍ ​‍ ‌ ​ ‌ ‌​‌ ‌‌‌‍‌​‌‍‍‌‌‍ ​‍ ‌‍‍‌‌‍ ‍‌ ‌​‌‍‌‌‌‍ ‍‌ ‌​​‍ ‌‍‌‌‌‍‌​‌‍‍‌‌ ‌​​‍ ‌‍ ‌‌‍ ‌‍‌​‌‍‌‌​ ‌‌ ​​‌ ​‍‌‍‌‌‌ ​ ‌‍‌‌‌‍ ‍‌ ‌​‌‍​‌‌ ‌​‌‍‍‌‌‍ ‌‍ ‍​ ‍ ‌‍‍‌‌‍‌​​ ‌​ ‍​​ ‌​​ ​​‌‍​ ​ ‌​​ ‍​​ ‌​​ ​‍​‍ ‌‌‍​‌​ ​ ‌‍​‍‌‍​‍​‍ ‌​ ‌​​ ​ ‌‍‌‌​ ‌ ​‍ ‌‌‍​‌‌‍‌‌‌‍‌‌​ ‌​​‍ ‌‌‍‌‍‌‍​‌​ ‌ ‌‍​‍​ ​‌​ ​ ​ ‌‍​ ​‌‌‍​ ​ ‍​‌‍​ ‌‍‌‌​ ‍ ‌ ‌​‌ ‍‌‌ ​​‌‍‌‌​ ‌‌ ​​‌‍ ‌ ​ ‌ ‌​​ ‍ ‌ ​​‌‍​‌‌ ‌​‌‍‍​​ ‌‌‍​ ‌‍ ‌‍ ‍‌ ‌​‌‍‌‌‌‍ ‍‌ ‌​​‍‌‌​ ‌‌‌​​‍‌‌ ‌‍‍ ‌‍‌‌‌ ‍‌​‍‌‌​ ​ ‌​‌​​‍‌‌​ ​ ‌​‌​​‍‌‌​ ​‍​ ​‍​ ‌‌‌‍​ ‌‍‌‍​ ‍‌​ ‌​‌‍‌​‌‍‌‌‌‍‌​​ ​​​ ‌‌‌‍​ ‌‍‌‍​‍‌‌​ ​‍​ ​‍​‍‌‌​ ‌‌‌​‌​​‍ ‍‌‍​ ‌‍‍​‌‍‍‌‌‍ ​‌‍‌​‌ ​‍‌‍‌‌‌‍ ‍​‍‌‌​ ‌‌‌​​‍‌‌ ‌‍‍ ‌‍‌‌‌ ‍‌​‍‌‌​ ​ ‌​‌​​‍‌‌​ ​ ‌​‌​​‍‌‌​ ​‍​ ​‍​ ​ ‌‍​ ​ ‌‍​ ‌‍‌‍‌​‌‍​‍‌‍​‍‌‍‌‌‌‍​‍‌‍​‍​ ‌​‌‍‌‌​‍‌‌​ ​‍​ ​‍​‍‌‌​ ‌‌‌​‌​​‍ ‍‌ ‌​‌‍‌‌‌ ‍​‌ ‌​​ ‌‍​‍‌‍​‌‌ ​ ‌‍‌‌‌‌‌‌‌ ​‍‌‍ ​​ ‌‌‍‍​‌ ‌​‌ ‌​‌ ​​‌ ​ ​‍‌‌​ ​ ‌​​‌​‍‌‌​ ​‍‌​‌‍​‍‌‌​ ​‍‌​‌‍‌‍ ‌‌‍​‌‌‍​ ‌‍‍ ‌‍​‌‌ ‍‌​‍ ‌‌‍‌ ‌‍ ‌‍ ‌‍‌​‌ ‌ ‌‍‍‌‌‍ ‍​‍ ‍‌ ​ ‌‍​‌‌‍ ‍‌‍‍‌‌ ‌​‌ ‍‌​‍ ‍‌ ​ ‌ ‌​‌ ‌‌‌‍‌​‌‍‍‌‌‍ ​‍‌‌​ ​‍‌​‌‍‌ ​ ‌ ‌​‌ ‌‌‌‍‌​‌‍‍‌‌‍ ​‍‌‍‌‍‍‌‌‍‌​​ ‌​ ‍​​ ‌​​ ​​‌‍​ ​ ‌​​ ‍​​ ‌​​ ​‍​‍ ‌‌‍​‌​ ​ ‌‍​‍‌‍​‍​‍ ‌​ ‌​​ ​ ‌‍‌‌​ ‌ ​‍ ‌‌‍​‌‌‍‌‌‌‍‌‌​ ‌​​‍ ‌‌‍‌‍‌‍​‌​ ‌ ‌‍​‍​ ​‌​ ​ ​ ‌‍​ ​‌‌‍​ ​ ‍​‌‍​ ‌‍‌‌​‍‌‍‌ ‌​‌ ‍‌‌ ​​‌‍‌‌​ ‌‌ ​​‌‍ ‌ ​ ‌ ‌​​‍‌‍‌ ​​‌‍​‌‌ ‌​‌‍‍​​ ‌‌‍​ ‌‍ ‌‍ ‍‌ ‌​‌‍‌‌‌‍ ‍‌ ‌​​‍‌‌​ ‌‌‌​​‍‌‌ ‌‍‍ ‌‍‌‌‌ ‍‌​‍‌‌​ ​ ‌​‌​​‍‌‌​ ​ ‌​‌​​‍‌‌​ ​‍​ ​‍​ ‌‌‌‍​ ‌‍‌‍​ ‍‌​ ‌​‌‍‌​‌‍‌‌‌‍‌​​ ​​​ ‌‌‌‍​ ‌‍‌‍​‍‌‌​ ​‍​ ​‍​‍‌‌​ ‌‌‌​‌​​‍ ‍‌‍​ ‌‍‍​‌‍‍‌‌‍ ​‌‍‌​‌ ​‍‌‍‌‌‌‍ ‍​‍‌‌​ ‌‌‌​​‍‌‌ ‌‍‍ ‌‍‌‌‌ ‍‌​‍‌‌​ ​ ‌​‌​​‍‌‌​ ​ ‌​‌​​‍‌‌​ ​‍​ ​‍​ ​ ‌‍​ ​ ‌‍​ ‌‍‌‍‌​‌‍​‍‌‍​‍‌‍‌‌‌‍​‍‌‍​‍​ ‌​‌‍‌‌​‍‌‌​ ​‍​ ​‍​‍‌‌​ ‌‌‌​‌​​‍ ‍‌ ‌​‌‍‌‌‌ ‍​‌ ‌​​‍‌‍‌ ​​‌‍‌‌‌ ​‍‌ ​ ‌ ​​‌‍‌‌‌‍​ ‌ ‌​‌‍‍‌‌ ‌‍‌‍‌‌​ ‌‌ ​​‌ ‌‌‌‍​‍‌‍ ​‌‍‍‌‌ ​ ‌‍‍​‌‍‌‌‌‍‌​​‍​‍‌ ‌
How to get your business ready for the
new PPSA rules​​​​‌ ‍ ​‍​‍‌‍ ‌ ​‍‌‍‍‌‌‍‌ ‌‍‍‌‌‍ ‍​‍​‍​ ‍‍​‍​‍‌ ​ ‌‍​‌‌‍ ‍‌‍‍‌‌ ‌​‌ ‍‌​‍ ‍‌‍‍‌‌‍ ​‍​‍​‍ ​​‍​‍‌‍‍​‌ ​‍‌‍‌‌‌‍‌‍​‍​‍​ ‍‍​‍​‍‌‍‍​‌ ‌​‌ ‌​‌ ​​‌ ​ ​ ‍‍​‍ ​‍ ‌‍ ‌‌‍​‌‌‍​ ‌‍‍ ‌‍​‌‌ ‍‌​‍ ‌‌‍‌ ‌‍ ‌‍ ‌‍‌​‌ ‌ ‌‍‍‌‌‍ ‍​‍ ‍‌ ​ ‌‍​‌‌‍ ‍‌‍‍‌‌ ‌​‌ ‍‌​‍ ‍‌ ​ ‌ ‌​‌ ‌‌‌‍‌​‌‍‍‌‌‍ ​‍ ‌ ​ ‌ ‌​‌ ‌‌‌‍‌​‌‍‍‌‌‍ ​‍ ‌‍‍‌‌‍ ‍‌ ‌​‌‍‌‌‌‍ ‍‌ ‌​​‍ ‌‍‌‌‌‍‌​‌‍‍‌‌ ‌​​‍ ‌‍ ‌‌‍ ‌‍‌​‌‍‌‌​ ‌‌ ​​‌ ​‍‌‍‌‌‌ ​ ‌‍‌‌‌‍ ‍‌ ‌​‌‍​‌‌ ‌​‌‍‍‌‌‍ ‌‍ ‍​ ‍ ‌‍‍‌‌‍‌​​ ‌​ ‍​​ ‌​​ ​​‌‍​ ​ ‌​​ ‍​​ ‌​​ ​‍​‍ ‌‌‍​‌​ ​ ‌‍​‍‌‍​‍​‍ ‌​ ‌​​ ​ ‌‍‌‌​ ‌ ​‍ ‌‌‍​‌‌‍‌‌‌‍‌‌​ ‌​​‍ ‌‌‍‌‍‌‍​‌​ ‌ ‌‍​‍​ ​‌​ ​ ​ ‌‍​ ​‌‌‍​ ​ ‍​‌‍​ ‌‍‌‌​ ‍ ‌ ‌​‌ ‍‌‌ ​​‌‍‌‌​ ‌‌ ​​‌‍ ‌ ​ ‌ ‌​​ ‍ ‌ ​​‌‍​‌‌ ‌​‌‍‍​​ ‌‌‍​ ‌‍ ‌‍ ‍‌ ‌​‌‍‌‌‌‍ ‍‌ ‌​​‍‌‌​ ‌‌‌​​‍‌‌ ‌‍‍ ‌‍‌‌‌ ‍‌​‍‌‌​ ​ ‌​‌​​‍‌‌​ ​ ‌​‌​​‍‌‌​ ​‍​ ​‍​ ​ ​ ​​‌‍‌​​ ​ ​ ‍‌‌‍‌​​ ‌‍​ ‍​‌‍‌‍​ ‍​​ ‌‌​ ​‍​‍‌‌​ ​‍​ ​‍​‍‌‌​ ‌‌‌​‌​​‍ ‍‌‍​ ‌‍‍​‌‍‍‌‌‍ ​‌‍‌​‌ ​‍‌‍‌‌‌‍ ‍​‍‌‌​ ‌‌‌​​‍‌‌ ‌‍‍ ‌‍‌‌‌ ‍‌​‍‌‌​ ​ ‌​‌​​‍‌‌​ ​ ‌​‌​​‍‌‌​ ​‍​ ​‍​ ​​‌‍‌​‌‍‌‌‌‍​ ​ ‍‌​ ‌‌‌‍​‌​ ​‌‌‍​‍​ ‌ ‌‍​‌​ ​​​‍‌‌​ ​‍​ ​‍​‍‌‌​ ‌‌‌​‌​​‍ ‍‌ ‌​‌‍‌‌‌ ‍​‌ ‌​​ ‌‍​‍‌‍​‌‌ ​ ‌‍‌‌‌‌‌‌‌ ​‍‌‍ ​​ ‌‌‍‍​‌ ‌​‌ ‌​‌ ​​‌ ​ ​‍‌‌​ ​ ‌​​‌​‍‌‌​ ​‍‌​‌‍​‍‌‌​ ​‍‌​‌‍‌‍ ‌‌‍​‌‌‍​ ‌‍‍ ‌‍​‌‌ ‍‌​‍ ‌‌‍‌ ‌‍ ‌‍ ‌‍‌​‌ ‌ ‌‍‍‌‌‍ ‍​‍ ‍‌ ​ ‌‍​‌‌‍ ‍‌‍‍‌‌ ‌​‌ ‍‌​‍ ‍‌ ​ ‌ ‌​‌ ‌‌‌‍‌​‌‍‍‌‌‍ ​‍‌‌​ ​‍‌​‌‍‌ ​ ‌ ‌​‌ ‌‌‌‍‌​‌‍‍‌‌‍ ​‍‌‍‌‍‍‌‌‍‌​​ ‌​ ‍​​ ‌​​ ​​‌‍​ ​ ‌​​ ‍​​ ‌​​ ​‍​‍ ‌‌‍​‌​ ​ ‌‍​‍‌‍​‍​‍ ‌​ ‌​​ ​ ‌‍‌‌​ ‌ ​‍ ‌‌‍​‌‌‍‌‌‌‍‌‌​ ‌​​‍ ‌‌‍‌‍‌‍​‌​ ‌ ‌‍​‍​ ​‌​ ​ ​ ‌‍​ ​‌‌‍​ ​ ‍​‌‍​ ‌‍‌‌​‍‌‍‌ ‌​‌ ‍‌‌ ​​‌‍‌‌​ ‌‌ ​​‌‍ ‌ ​ ‌ ‌​​‍‌‍‌ ​​‌‍​‌‌ ‌​‌‍‍​​ ‌‌‍​ ‌‍ ‌‍ ‍‌ ‌​‌‍‌‌‌‍ ‍‌ ‌​​‍‌‌​ ‌‌‌​​‍‌‌ ‌‍‍ ‌‍‌‌‌ ‍‌​‍‌‌​ ​ ‌​‌​​‍‌‌​ ​ ‌​‌​​‍‌‌​ ​‍​ ​‍​ ​ ​ ​​‌‍‌​​ ​ ​ ‍‌‌‍‌​​ ‌‍​ ‍​‌‍‌‍​ ‍​​ ‌‌​ ​‍​‍‌‌​ ​‍​ ​‍​‍‌‌​ ‌‌‌​‌​​‍ ‍‌‍​ ‌‍‍​‌‍‍‌‌‍ ​‌‍‌​‌ ​‍‌‍‌‌‌‍ ‍​‍‌‌​ ‌‌‌​​‍‌‌ ‌‍‍ ‌‍‌‌‌ ‍‌​‍‌‌​ ​ ‌​‌​​‍‌‌​ ​ ‌​‌​​‍‌‌​ ​‍​ ​‍​ ​​‌‍‌​‌‍‌‌‌‍​ ​ ‍‌​ ‌‌‌‍​‌​ ​‌‌‍​‍​ ‌ ‌‍​‌​ ​​​‍‌‌​ ​‍​ ​‍​‍‌‌​ ‌‌‌​‌​​‍ ‍‌ ‌​‌‍‌‌‌ ‍​‌ ‌​​‍‌‍‌ ​​‌‍‌‌‌ ​‍‌ ​ ‌ ​​‌‍‌‌‌‍​ ‌ ‌​‌‍‍‌‌ ‌‍‌‍‌‌​ ‌‌ ​​‌ ‌‌‌‍​‍‌‍ ​‌‍‍‌‌ ​ ‌‍‍​‌‍‌‌‌‍‌​​‍​‍‌ ‌